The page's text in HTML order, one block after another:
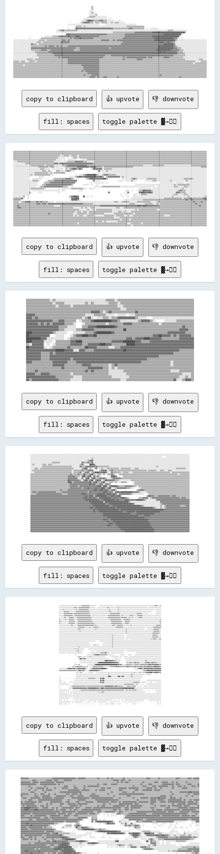
                                                                      ░░░░▒▒████▓▓▒▒▒▒▒▒▓▓▓▓▒▒▒▒░░░░░░░░    ░░
                                                                    ░░▒▒▓▓▓▓▓▓▒▒▒▒░░▒▒▒▒░░▒▒▒▒▒▒░░░░▒▒░░▒▒▒▒░░░░░░
                                                        ░░    ░░██▓▓▓▓▓▓▓▓▓▓▓▓▓▓▓▓▓▓▓▓▓▓▓▓▓▓▓▓▓▓▓▓▓▓▓▓▒▒▒▒▒▒▒▒▒▒▒▒▒▒▒▒▓▓▓▓▒▒▒▒▒▒▒▒▒▒▒▒  ░░  ░░░░░░░░
                                            ░░▒▒▒▒▓▓▒▒▒▒▒▒▒▒▒▒▒▒▒▒░░░░░░░░░░░░░░░░░░░░░░░░░░░░░░░░░░░░░░░░░░░░░░░░░░░░░░░░░░░░░░░░░░░░░░░░░░░░░░░░░░░░░░░░░░░░▒▒▒▒▒▒░░░░░░░░░░░░░░
                                            ░░  ░░░░░░░░░░░░░░░░░░░░░░░░░░░░░░░░░░░░░░░░░░░░░░░░░░░░░░▒▒▒▒▒▒▒▒▒▒▒▒▒▒▒▒▒▒▒▒▒▒▓▓▓▓▓▓▓▓▓▓▓▓▓▓▓▓▓▓██████████████████████████████████░░
                                                      ▓▓██▓▓▓▓▓▓▓▓▓▓▓▓▓▓▓▓▓▓▓▓▓▓▓▓▓▓▓▓▓▓▓▓▓▓▓▓▓▓▒▒▒▒▒▒▒▒▒▒▒▒▒▒▒▒▒▒▓▓▓▓▓▓▓▓▓▓▓▓▓▓▓▓▓▓▓▓▓▓▓▓▓▓▓▓▓▓▓▓▓▓▓▓▓▓▓▓██████████████████░░
                                ░░░░░░░░▒▒▒▒▒▒▓▓▓▓▓▓▓▓▓▓██▓▓▓▓▓▓████▓▓▓▓▓▓▓▓▓▓▓▓▓▓▓▓▓▓▓▓▒▒▒▒▒▒▒▒▒▒▒▒▒▒▒▒▒▒▒▒▒▒▒▒▒▒▓▓▓▓▓▓▓▓▓▓▓▓▓▓▓▓▓▓▓▓▓▓▓▓▓▓▓▓████████████████████████████░░
                ░░          ▒▒▒▒▒▒▒▒▒▒▒▒▒▒▒▒▒▒▒▒▒▒▒▒▒▒▒▒▒▒▓▓▒▒▓▓▓▓▓▓██▓▓▓▓▓▓▓▓▓▓▓▓▒▒▒▒▒▒▒▒▒▒▒▒▒▒▒▒▒▒▒▒▒▒▒▒▒▒▒▒▒▒▓▓▓▓▓▓▓▓▓▓▓▓▓▓▓▓▓▓▓▓▓▓▓▓▓▓▓▓▓▓▓▓████████████████████▓▓▓▓░░  ░░
░░░░░░░░░░░░░░░░░░░░░░░░░░▒▒▒▒▒▒░░▒▒▒▒▒▒▒▒▒▒▒▒▒▒▒▒▓▓▓▓▒▒▓▓▒▒▒▒▒▒▒▒▒▒▒▒▒▒▒▒▒▒▒▒▒▒▒▒▒▒▒▒▒▒▒▒▓▓▓▓▓▓▓▓▒▒▒▒▓▓▒▒▓▓▓▓▓▓▓▓▓▓▓▓▓▓▓▓▓▓▓▓▓▓▓▓▓▓▓▓▓▓▓▓▓▓▓▓▓▓██████████████████████▒▒░░░░░░░░░░░░░░░░░░░░░░░░░░░░░░
░░░░░░░░░░░░░░░░░░░░░░░░▒▒▒▒░░▒▒▒▒▒▒▒▒▒▒▒▒▒▒▒▒▒▒▓▓▓▓▓▓▓▓▓▓▒▒▒▒▒▒▒▒▒▒▒▒▒▒▒▒▒▒▒▒▒▒▒▒▒▒▒▒▒▒▒▒▒▒▒▒▒▒▒▒▒▒▒▒▒▒▒▒▒▒▒▒▒▒▓▓▓▓▓▓▓▓▓▓▓▓▓▓▓▓▓▓▓▓▓▓▓▓▓▓▓▓▓▓▓▓▓▓▓▓▓▓████▓▓▓▓██▓▓▓▓▒▒░░░░░░░░░░░░░░░░░░░░░░░░░░░░░░░░
░░░░░░░░░░░░░░░░░░▓▓▒▒▒▒░░▒▒▒▒▒▒▒▒▒▒▒▒▒▒▒▒▒▒▒▒▒▒▒▒▒▒▒▒▒▒▒▒▒▒▒▒▒▒▒▒▒▒▒▒▒▒▒▒▒▒▒▒▒▒▒▒▒▒▒▒▒▒▒▒▒▒▒▒▒▒▒▒▒▒▒▒▒▒▒▒▒▒▒▒▓▓▓▓▓▓▓▓▓▓▓▓▓▓▓▓▓▓▓▓▓▓▓▓▓▓▓▓▓▓▓▓▓▓▓▓▓▓▓▓▓▓▓▓██████████▓▓░░░░░░░░░░░░░░░░░░░░░░░░░░░░░░░░
░░░░░░░░░░░░░░░░░░▒▒▒▒▒▒▒▒▒▒▒▒▒▒▓▓▒▒▓▓▓▓▓▓▒▒▓▓▒▒▓▓▒▒▒▒▒▒▓▓▓▓▓▓▓▓▓▓▓▓▓▓▓▓▓▓▓▓▓▓▓▓▓▓▓▓▓▓▓▓▓▓▓▓▓▓▓▓▓▓▓▓▓▓▓▓▓▓▓▓▓▓▓▓▓▓▓▓▓▓▓▓▓▓▓▓▓▓▓▓▓▓▓▓▓▓▓▓▓▓▓▓▓▓▓▓▓▓▓▓████████████████▓▓▒▒░░░░░░░░░░░░░░░░░░░░░░░░░░░░░░
░░░░░░░░░░░░░░░░░░▓▓▓▓▓▓▓▓▓▓▓▓▓▓▓▓▓▓▓▓▓▓▓▓▓▓▓▓▓▓▓▓▓▓▓▓▓▓▓▓▓▓▓▓▓▓▒▒▒▒▓▓▓▓▓▓▓▓▓▓▓▓▓▓▓▓▓▓▓▓▓▓▓▓▓▓▓▓▓▓▒▒▓▓▓▓▓▓▓▓▓▓▓▓▓▓▓▓▓▓▓▓▓▓▓▓▓▓▓▓▓▓▓▓▓▓▓▓▓▓▓▓▓▓▓▓▓▓▓▓████████████████▓▓▓▓▒▒▒▒░░░░░░░░░░░░░░░░░░░░░░░░░░
░░░░░░░░░░░░░░░░░░▒▒▒▒▒▒▒▒▒▒▓▓▓▓▓▓▒▒▒▒▓▓▓▓▓▓▓▓▓▓▓▓▓▓▓▓▓▓▓▓▓▓▓▓▒▒▒▒▒▒▓▓▓▓▓▓▓▓▓▓▓▓▓▓▓▓▓▓▓▓▓▓▓▓▓▓▓▓▓▓▓▓▓▓▓▓▓▓▓▓▓▓▓▓▓▓▓▓▓▓▓▓▓▓▓▓▓▓▓▓▓▓▓▓▓▓▓▓▓▓▓▓▓▓▓▓▓▓████████████████▓▓▓▓▓▓▓▓▒▒▒▒░░░░░░░░░░░░░░░░░░░░░░░░
░░░░░░░░░░░░░░░░░░░░░░▒▒▒▒▒▒▒▒▒▒▒▒▒▒▓▓▓▓▓▓▓▓▓▓▓▓▓▓▓▓▓▓▓▓▓▓▓▓▓▓▓▓▓▓▓▓▓▓▓▓▓▓▓▓▓▓▓▓▓▓▓▓▓▓▓▓▓▓▓▓▓▓▓▓▓▓▓▓▓▓▓▓▓▓▓▓▓▓▓▓▓▓▓▓▓▓▓▓▓▓▓▓▓▓▓▓▓▓▓▓▓▓▓▓▓▓▓▓▓▓▓▓▓▓▓▓▓▓██▓▓██▓▓▓▓▓▓▓▓▓▓▓▓▒▒▒▒▒▒░░░░░░░░░░░░░░░░░░░░░░░░
▒▒▒▒▒▒░░▒▒▒▒░░░░▒▒▒▒▒▒░░▒▒▒▒▒▒▒▒▒▒▒▒▒▒▒▒▒▒▒▒▒▒▒▒▒▒▒▒▒▒▒▒▓▓▓▓▓▓▓▓▓▓▓▓▓▓▓▓▓▓▓▓▓▓▓▓▓▓▓▓▓▓▓▓▒▒▒▒▒▒▒▒▒▒▒▒▒▒▒▒▒▒▒▒▒▒▒▒▒▒▒▒▒▒▒▒▒▒▒▒▒▒▒▒▒▒▒▒▒▒▒▒▒▒▒▒▒▒▒▒▒▒▒▒▒▒▒▒▒▒▒▒▒▒▒▒▒▒▒▒▒▒▒▒▒▒▒▒▒▒▒▒▒▒▒▒▒▒▒▒▒▒░░░░░░▒▒▒▒▒▒
▒▒▒▒▒▒▒▒▒▒▒▒▒▒▒▒▒▒▒▒▒▒▒▒▒▒▒▒▒▒▒▒▒▒▒▒▒▒▒▒▒▒▒▒▒▒▒▒▒▒▒▒▒▒▒▒▓▓▓▓▓▓▓▓▓▓▓▓▓▓▓▓▓▓▓▓▓▓▓▓▓▓▓▓▓▓▓▓▒▒▒▒▒▒▒▒▒▒▒▒▒▒▒▒▒▒▒▒▒▒▒▒▒▒▒▒▒▒▒▒▒▒▒▒▒▒▒▒▒▒▒▒▒▒▒▒▒▒▒▒▒▒▒▒▒▒▒▒▒▒▒▒▒▒▒▒▒▒▒▒▒▒▒▒▒▒▒▒▒▒▒▒▒▒▒▒▒▒▒▒▒▒▒▒░░▒▒▒▒▒▒▒▒▒▒▒▒
▒▒▒▒▒▒▒▒▒▒░░▒▒▒▒▒▒▒▒▒▒▒▒▒▒▒▒▒▒▒▒▒▒▒▒▒▒▒▒▒▒▒▒▒▒▒▒▒▒▒▒▒▒▒▒▒▒▒▒▒▒▒▒▒▒▒▒▒▒▓▓▓▓▓▓▓▓▓▓▓▓▓▓▓▓▓▓▒▒▒▒▒▒▒▒▒▒▒▒▒▒▒▒▒▒▒▒▒▒▒▒▒▒▒▒▒▒▒▒▒▒▒▒▒▒▒▒▒▒▒▒▒▒▒▒▒▒▒▒▒▒▒▒▒▒▒▒▒▒▒▒▒▒▒▒▒▒▒▒▒▒▒▒▒▒▒▒▒▒▒▒▒▒▒▒▒▒▒▒▒▒▒▒▒▒▒▒▒▒▒▒▒▒▒▒▒▒
▒▒▒▒▒▒▒▒▒▒▒▒▒▒▒▒▒▒▒▒▒▒▒▒▒▒▒▒▒▒▒▒▒▒▒▒▒▒▒▒▒▒▒▒▒▒▒▒▒▒▒▒▒▒▒▒▒▒▒▒▒▒▒▒▒▒▒▒▒▒▒▒▓▓▓▓▓▓▓▓▓▓▓▓▓▓▓▓▒▒▒▒▒▒▒▒▒▒▒▒▒▒▒▒▒▒▒▒▒▒▒▒▒▒▒▒▒▒▒▒▒▒▒▒▒▒▒▒▒▒▒▒▒▒▒▒▒▒▒▒▒▒▒▒▒▒▒▒▒▒▒▒▒▒▒▒▒▒▒▒▒▒▒▒▒▒▒▒▒▒▒▒▒▒▒▒▒▒▒▒▒▒▒▒▒▒▒▒▒▒▒▒▒▒▒▒▒▒
▒▒▒▒▒▒▒▒▒▒▒▒▒▒▒▒▒▒▒▒▒▒▒▒▒▒▒▒▒▒▒▒▒▒▒▒▒▒▒▒▒▒▒▒▒▒▒▒▒▒▒▒▒▒▒▒▒▒▒▒▒▒▒▒▒▒▒▒▒▒▒▒▓▓▓▓▓▓▓▓▓▓▓▓▓▓▓▓▒▒▒▒▒▒▒▒▒▒▒▒▒▒▒▒▒▒▒▒▒▒▒▒▒▒▒▒▒▒▒▒▒▒▒▒▒▒▒▒▒▒▒▒▒▒▒▒▒▒▒▒▒▒▒▒▒▒▒▒▒▒▒▒▒▒▒▒▒▒▒▒▒▒▒▒▒▒▒▒▒▒▒▒▒▒▒▒▒▒▒▒▒▒▒▒▒▒▒▒▒▒▒▒▒▒▒▒▒▒
▒▒▒▒▒▒▒▒▒▒▒▒▒▒▒▒▒▒▒▒▒▒▒▒▒▒▒▒▒▒▒▒▒▒▒▒▒▒▒▒▒▒▒▒▒▒▒▒▒▒▒▒▒▒▒▒▒▒▒▒▒▒▒▒▒▒▒▒▒▒▓▓▒▒▓▓▓▓▓▓▓▓▓▓▓▓▓▓▒▒▒▒▒▒▒▒▒▒▒▒▒▒▒▒▒▒▒▒▒▒▒▒▒▒▒▒▒▒▒▒▒▒▒▒▒▒▒▒▒▒▒▒▒▒▒▒▒▒▒▒▒▒▒▒▒▒▒▒▒▒▒▒▒▒▒▒▒▒▒▒▒▒▒▒▒▒▒▒▒▒▒▒▒▒▒▒▒▒▒▒▒▒▒▒▒▒▒▒▒▒▒▒▒▒▒▒▒▒
▒▒▒▒▒▒▒▒▒▒▒▒▒▒▒▒▒▒▒▒▒▒▒▒▒▒▒▒▒▒▒▒▒▒▒▒▒▒▒▒▒▒▒▒▒▒▒▒▒▒▒▒▒▒▒▒▒▒▒▒▒▒▒▒▒▒▒▒▒▒▒▒▒▒▒▒▓▓▓▓▓▓▓▓▓▓▓▓▒▒▒▒▒▒▒▒▒▒▒▒▒▒▒▒▒▒▒▒▒▒▒▒▒▒▒▒▒▒▒▒▒▒▒▒▒▒▒▒▒▒▒▒▒▒▒▒▒▒▒▒▒▒▒▒▒▒▒▒▒▒▒▒▒▒▒▒▒▒▒▒▒▒▒▒▒▒▒▒▒▒▒▒▒▒▒▒▒▒▒▒▒▒▒▒▒▒▒▒▒▒▒▒▒▒▒▒▒▒
▒▒▒▒▒▒▒▒▒▒▒▒▒▒▒▒▒▒▒▒▒▒▒▒▒▒▒▒▒▒▒▒▒▒▒▒▒▒▒▒▒▒▒▒▒▒▒▒▒▒▒▒▒▒▒▒▒▒▒▒▒▒▒▒▒▒▒▒▒▒▒▒▓▓▒▒▒▒▒▒▓▓▓▓▓▓▓▓▒▒▒▒▒▒▒▒▒▒▒▒▒▒▒▒▒▒▒▒▒▒▒▒▒▒▒▒▒▒▒▒▒▒▒▒▒▒▒▒▒▒▒▒▒▒▒▒▒▒▒▒▒▒▒▒▒▒▒▒▒▒▓▓▒▒▒▒▒▒▒▒▒▒▒▒▒▒▒▒▒▒▒▒▒▒▒▒▒▒▒▒▒▒▒▒▒▒▒▒▒▒▒▒▒▒▒▒▒▒
copy to clipboard 👍 upvote 👎 downvote
fill: spaces toggle palette ▓→✊🏽
▒▒▒▒▒▒▒▒▒▒▒▒▒▒▒▒▒▒▒▒▒▒▒▒▒▒▒▒▒▒▒▒▒▒▒▒▒▒▒▒▒▒▒▒▒▒▒▒▒▒▒▒▒▒▒▒▒▒▒▒▒▒▒▒▒▒▒▒▒▒▒▒▒▒▒▒▒▒▒▒▒▒▒▒▒▒▒▒▒▒▒▒▒▒▒▒▒▒▒▒▒▒▒▒▒▒▒▒▒▒▒▒▒▒▒▒▒▒▒▒▒▒▒▒▒▒▒▒▒▒▒▒▒▒▒▒▒▒▒▒▒▒▒▒▒▒▒▒▒▒▒▒▒▒▒▒▒▒▒▒▒▒▒▒▒▒▒▒▒▒▒▒▒▒▒▒▒▒▒▒▒▒▒▒▒▒▒▒▒▒▒▒▒▒▒▒▒▒▒▒
▒▒▒▒▒▒▒▒▒▒▒▒▒▒▒▒▒▒▒▒▒▒▒▒▒▒▒▒▒▒▒▒▒▒▒▒▒▒▒▒▒▒▒▒▒▒▒▒▒▒▒▒▒▒▒▒▒▒▒▒▒▒▒▒▒▒▒▒▒▒▒▒▒▒▒▒▒▒▒▒▒▒▒▒▒▒▒▒▒▒▒▒▒▒▒▒▒▒▒▒▒▒▒▒▒▒▒▒▒▒▒▒▒▒▒▒▒▒▒▒▒▒▒▒▒▒▒▒▒▒▒▒▒▒▒▒▒▒▒▒▒▒▒▒▒▒▒▒▒▒▒▒▒▒▒▒▒▒▒▒▒▒▒▒▒▒▒▒▒▒▒▒▒▒▒▒▒▒▒▒▒▒▒▒▒▒▒▒▒▒▒▒▒▒▒▒▒▒▒▒
▒▒▒▒▒▒▒▒▒▒▒▒▒▒▒▒▒▒▒▒▒▒▒▒▒▒▒▒▒▒▒▒▒▒▒▒▒▒▒▒▒▒▒▒▒▒▒▒░░░░▒▒▒▒▒▒░░▒▒▒▒▒▒░░▒▒▒▒▒▒▒▒▒▒▒▒▒▒▒▒▒▒▒▒▒▒▒▒▒▒▒▒▒▒▒▒▒▒▒▒▒▒▒▒▒▒▒▒▒▒▒▒▒▒▒▒▒▒▒▒▒▒▒▒▒▒▒▒▒▒▒▒▒▒▒▒▒▒▒▒▒▒▒▒▒▒▒▒▒▒▒▒▒▒▒▒▒▒▒▒▒▒▒▒▒▒▒▒▒▒▒▒▒▒▒▒▒▒▒▒▒▒▒▒▒▒▒▒▒▒▒▒▒▒▒▒
▒▒▒▒▒▒▒▒▒▒▒▒▒▒▒▒▒▒▒▒▒▒▒▒▒▒▒▒▒▒▒▒▒▒▒▒▒▒▒▒▒▒▒▒▒▒░░░░░░░░  ░░  ░░▒▒▒▒░░▒▒▒▒▒▒▒▒▒▒▒▒▒▒▒▒▒▒▒▒▒▒▒▒▒▒▒▒▒▒▒▒▒▒▒▒▒▒▒▒▒▒▒▒▒▒▒▒▒▒▒▒▒▒▒▒▒▒▒▒▒▒▒▒▒▒▒▒▒▒▒▒▒▒▒▒▒▒▒▒▒▒▒▒▒▒▒▒▒▒▒▒▒▒▒▒▒▒▒▒▒▒▒▒▒▒▒▒▒▒▒▒▒▒▒▒▒▒▒▒▒▒▒▒▒▒▒▒▒▒▒▒
▒▒▒▒▒▒▒▒▒▒▒▒▒▒▒▒▒▒▒▒▒▒▒▒▒▒▒▒▒▒▒▒▒▒▒▒▒▒▒▒▒▒▒▒░░░░░░  ░░  ░░░░░░░░░░    ░░░░░░▒▒▒▒▒▒▒▒▒▒▒▒▒▒▒▒▒▒▒▒▒▒▒▒▒▒▒▒▒▒▒▒▒▒▒▒▒▒▒▒▒▒▒▒▒▒▒▒▒▒▒▒▒▒▒▒▒▒▒▒▒▒▒▒▒▒▒▒▒▒▒▒▒▒▒▒▒▒▒▒▒▒▒▒▒▒▒▒▒▒▒▒▒▒▒▒▒▒▒▒▒▒▒▒▒▒▒▒▒▒▒▒▒▒▒▒▒▒▒▒▒▒▒▒
░░░░▒▒▒▒▒▒▒▒▒▒▒▒▒▒▒▒▒▒▒▒▒▒▒▒▒▒▒▒▒▒▒▒▒▒▒▒▒▒░░░░░░░░  ░░░░▒▒▒▒▒▒▒▒▓▓▓▓▓▓▓▓▒▒▒▒░░░░░░░░▒▒▒▒▒▒▒▒▒▒▒▒▒▒▒▒▒▒▒▒▒▒▒▒▒▒▒▒▒▒▒▒▒▒▒▒▒▒▒▒▒▒▒▒▒▒▒▒▒▒▒▒▒▒▒▒▒▒▒▒▒▒▒▒▒▒▒▒▒▒▒▒▒▒▒▒▒▒▒▒▒▒▒▒▒▒▒▒▒▒▒▒▒▒▒▒▒▒▒▒▒▒▒▒▒▒▒▒▒▒▒▒▒▒▒▒
░░░░░░░░░░░░▒▒▒▒▒▒▒▒▒▒▒▒▒▒▒▒▒▒▒▒▒▒▒▒▒▒▒▒▒▒▓▓▓▓▒▒▓▓▓▓▓▓▓▓▓▓▓▓▓▓▓▓▓▓▓▓▓▓▓▓▓▓▓▓▓▓▓▓▓▓▒▒▒▒▒▒▒▒▒▒▒▒▒▒▒▒▒▒▒▒▒▒▒▒▒▒▒▒▒▒▒▒▒▒▒▒▒▒▒▒▒▒▒▒▒▒▒▒▒▒▒▒▒▒▒▒▒▒▒▒▒▒▒▒▒▒▒▒▒▒▒▒▒▒▒▒▒▒▒▒▒▒▒▒▒▒▒▒▒▒▒▒▒▒▒▒▒▒▒▒▒▒▒▒▒▒▒▒▒▒▒▒▒▒▒▒▒▒
░░░░░░░░░░░░░░░░░░▒▒▒▒▒▒▒▒▒▒▒▒▒▒░░▒▒▒▒▒▒▒▒░░░░░░  ▒▒▒▒▒▒▓▓▓▓▓▓▓▓▓▓▓▓▓▓▓▓▓▓▓▓▒▒▒▒▒▒▒▒▒▒▒▒▒▒▒▒▒▒▒▒▒▒▒▒▒▒▒▒▒▒▒▒▒▒▒▒▒▒▒▒▒▒▒▒▒▒▒▒▒▒▒▒▒▒▒▒▒▒░░░░░░░░░░▒▒▒▒▒▒▒▒▒▒▒▒░░░░░░░░░░░░░░░░░░░░░░░░░░░░▒▒▒▒▒▒▒▒▒▒▒▒▒▒▒▒
░░░░░░░░░░░░░░░░░░░░░░░░░░▒▒▒▒▒▒▒▒▒▒░░▒▒▒▒░░░░░░░░  ░░▒▒▒▒▒▒▒▒▒▒▒▒▓▓▓▓▓▓▓▓▓▓▓▓▒▒▓▓▓▓▓▓▒▒▒▒▒▒░░▒▒▒▒▒▒▒▒▒▒▒▒▒▒▒▒▒▒▒▒▒▒▒▒▒▒▒▒▒▒░░░░░░░░░░░░░░░░░░░░░░░░░░░░░░░░░░░░░░░░░░░░░░░░░░░░░░░░░░░░░░░░░░░░░░▒▒▒▒▒▒
░░░░░░░░░░░░░░░░░░░░░░░░░░░░▒▒▒▒░░░░░░  ░░░░░░░░░░░░  ▒▒░░▒▒▓▓██▓▓▒▒██▒▒        ░░▓▓▓▓▓▓▓▓▓▓░░▒▒▒▒▒▒▒▒░░░░░░░░░░░░░░░░░░░░░░░░░░░░░░░░░░░░░░░░░░░░░░░░░░░░░░░░░░░░░░░░░░░░░░░░░░░░░░░░░░░░░░░░░░░░░░░░░░
░░░░░░░░░░░░░░░░░░░░░░░░░░░░░░▒▒▒▒░░▒▒░░    ▒▒▒▒░░░░░░▒▒▓▓▒▒░░░░                      ░░▓▓░░░░░░▒▒░░░░░░░░░░░░░░░░░░░░░░░░░░░░░░░░░░░░░░░░░░░░░░░░░░░░░░░░░░░░░░░░░░░░░░░░░░░░░░░░░░░░░░░░░░░░░░░░░░░░░░
░░░░░░░░░░░░░░░░░░░░░░▒▒▒▒▒▒▒▒▒▒▒▒▒▒░░▒▒░░▒▒▒▒▒▒▒▒▒▒▒▒                                  ░░  ░░░░░░░░░░░░░░░░░░░░░░░░░░░░░░░░░░░░░░░░░░░░░░░░░░░░░░░░░░░░░░░░░░░░░░░░░░░░░░░░░░░░░░░░░░░░░░░░░░░░░░░░░░░░
░░░░░░░░░░░░░░░░░░▒▒░░▒▒▒▒▒▒▒▒▒▒▒▒▒▒▒▒░░░░                      ░░  ░░░░▒▒▓▓██████████▒▒░░░░▒▒▓▓▓▓▒▒▒▒▒▒▒▒░░░░░░░░░░░░░░░░░░░░░░░░░░░░░░░░░░░░░░░░░░░░░░░░░░░░░░░░░░░░░░░░░░░░░░░░░░░░░░░░░░░░░░░░░░░░░░
░░░░░░░░░░░░░░░░░░        ░░░░░░                          ░░░░░░▒▒▓▓██▓▓▓▓████████████▓▓▓▓██▒▒  ▒▒▓▓▓▓▓▓▓▓▓▓▓▓░░▒▒░░░░░░░░░░░░░░░░░░░░░░░░░░░░░░░░░░░░░░░░░░░░░░░░░░░░░░░░░░░░░░░░░░░░░░░░░░░░░░░░░░░░░░
░░░░░░░░░░░░░░░░    ░░░░░░░░░░          ░░▒▒▒▒▒▒▒▒▒▒▒▒▓▓▓▓▓▓▒▒░░  ░░      ░░▒▒▓▓██▓▓▓▓▓▓▓▓▓▓████▒▒              ░░░░░░░░░░▒▒▓▓▒▒░░░░░░░░░░▒▒▒▒▒▒▒▒▒▒░░░░░░░░░░░░░░░░░░░░░░░░░░░░▒▒▒▒▒▒▒▒▒▒░░░░░░░░░░░░░░
░░░░░░░░░░░░░░░░░░░░▒▒▒▒▒▒░░      ░░▒▒▒▒▒▒▓▓▓▓▓▓▓▓▓▓▓▓▓▓▓▓▓▓▓▓▓▓▓▓                ▓▓░░░░░░                  ░░░░░░  ░░░░░░▒▒░░░░        ░░░░░░░░▒▒▒▒░░░░░░░░░░░░░░▒▒░░░░░░░░░░░░░░▒▒░░░░░░░░░░░░░░░░░░░░
░░░░░░░░░░░░░░░░░░░░░░░░░░      ▒▒▒▒▒▒▓▓▓▓▓▓▓▓▓▓▓▓▓▓▓▓▓▓▓▓▓▓▓▓▓▓░░              ░░  ░░░░░░░░░░  ░░                                                      ░░░░░░░░░░░░░░  ░░░░░░░░  ░░░░░░░░░░░░░░░░░░░░░░
░░░░░░░░░░░░░░░░░░░░░░░░░░    ▒▒▒▒▓▓▓▓▓▓▓▓▓▓▓▓▓▓▓▓▓▓▓▓▓▓▓▓▓▓▒▒          ░░░░░░  ░░    ░░                                      ░░░░░░░░░░░░░░░░░░░░░░░░░░░░░░░░░░░░░░░░▒▒░░▒▒▒▒▒▒▒▒▒▒▒▒░░░░░░░░░░░░░░░░░░
░░░░░░░░░░░░░░░░░░░░░░░░  ░░▒▒▒▒▓▓▓▓▓▓▓▓▓▓▓▓▓▓▓▓▓▓▒▒▒▒▒▒░░  ░░                      ░░░░░░░░▒▒▒▒▒▒▒▒▒▒▒▒▒▒▒▒▒▒░░░░░░░░░░░░░░░░░░░░░░░░░░░░░░░░░░░░  ░░░░░░░░░░░░░░░░░░▒▒▒▒░░░░░░▒▒▒▒░░░░░░░░░░░░░░░░░░░░
░░░░░░░░░░░░░░░░░░  ░░░░░░░░░░░░░░░░░░░░░░░░░░░░  ░░░░              ░░░░                                            ░░░░  ░░    ░░▒▒▒▒██▓▓▓▓▓▓▒▒░░░░░░░░░░░░░░░░░░░░░░░░░░▒▒▓▓▒▒▒▒░░░░░░░░░░░░░░░░░░░░░░
░░░░░░░░░░░░░░░░▒▒░░      ░░░░                ░░                                                  ▓▓              ░░  ▓▓        ░░▓▓████▓▓▓▓██▓▓░░░░░░░░░░░░░░░░░░░░░░░░▓▓▓▓▒▒▒▒▒▒░░░░░░░░░░░░░░░░░░░░░░
░░░░░░░░░░▒▒  ░░                                          ▒▒▓▓████▓▓    ██  ░░  ░░                              ░░    ░░    ░░░░░░░░░░░░░░░░░░░░░░░░░░░░░░░░░░░░░░░░▒▒░░░░░░░░░░░░░░▒▒░░░░░░░░░░░░░░░░▒▒
▒▒▒▒▒▒▒▒▓▓░░  ░░                                          ░░▓▓▓▓████                                                      ░░░░░░░░░░░░░░░░░░░░░░░░░░░░░░░░░░▒▒▒▒▒▒▒▒▒▒▒▒▒▒▒▒▒▒░░▒▒▒▒▒▒▓▓▒▒▒▒▒▒▒▒▒▒▒▒▓▓▓▓
▒▒▒▒▒▒▒▒                                                    ▓▓▓▓▓▓▒▒░░                                            ░░░░░░░░░░░░░░░░░░░░▒▒▒▒▒▒▒▒▒▒▒▒▒▒▒▒▒▒▒▒▒▒▒▒▒▒▒▒▒▒▒▒▒▒▒▒▒▒▒▒▒▒▒▒▓▓▒▒▒▒▓▓▒▒▒▒▒▒▒▒▒▒▒▒▓▓
▒▒▒▒▒▒  ▒▒▒▒▓▓▓▓▓▓▒▒▒▒▒▒▓▓▒▒▓▓▒▒▒▒▒▒░░░░░░  ░░░░░░░░░░░░░░░░░░░░░░░░░░░░░░░░░░░░░░░░░░░░░░░░░░░░░░░░░░░░▒▒▒▒░░░░▒▒▒▒▒▒▒▒░░░░░░░░▒▒▒▒▒▒▒▒▒▒▒▒▒▒░░░░░░▒▒▒▒▒▒▒▒▒▒▒▒▒▒▒▒▒▒▒▒▒▒▒▒▒▒▒▒▒▒▒▒▒▒▒▒▒▒▓▓▒▒▒▒▒▒▓▓▒▒▒▒
▒▒▒▒▒▒▒▒▒▒▒▒▒▒▒▒▒▒▒▒▒▒▒▒▓▓▓▓▒▒▓▓▓▓▒▒▓▓▓▓▓▓▓▓▓▓▓▓▓▓▓▓▓▓▓▓▓▓▓▓▓▓▓▓▓▓▓▓▓▓▓▓▒▒▒▒▒▒▒▒▒▒░░░░░░░░░░░░░░░░░░░░░░░░░░░░░░░░░░░░░░▒▒▒▒▒▒░░░░░░░░░░▒▒▒▒▒▒▒▒░░░░▒▒░░▒▒▒▒▒▒▒▒▒▒▒▒▒▒▒▒▒▒▒▒▒▒▒▒▒▒▒▒▒▒▒▒▒▒▒▒▓▓▒▒▒▒▒▒▒▒▒▒
▒▒▒▒▓▓▒▒▒▒▒▒▒▒▒▒▒▒▒▒▒▒▒▒▒▒▒▒▒▒▒▒▒▒▒▒▒▒▒▒▒▒░░░░░░▒▒▒▒▒▒▒▒▒▒▒▒▒▒▒▒▒▒▒▒▒▒▒▒▒▒▒▒▒▒▒▒▒▒▒▒▒▒▒▒▒▒▓▓▓▓▓▓▓▓▓▓▓▓▓▓▓▓▓▓▓▓▓▓▓▓▓▓▓▓▓▓▓▓▓▓▓▓▓▓████▓▓████▓▓▓▓▓▓▓▓▓▓▓▓▒▒▒▒▒▒▒▒▒▒▒▒▒▒▒▒▒▒▒▒▒▒▒▒▒▒▒▒▒▒▒▒▒▒▒▒▒▒▒▒▒▒▓▓▒▒▒▒▒▒
▒▒▒▒▓▓▓▓▒▒▒▒▒▒▒▒▒▒▒▒▒▒▒▒▒▒▒▒▒▒▒▒▒▒▒▒▒▒▒▒▒▒▒▒▒▒▒▒▒▒▒▒▒▒▒▒▒▒▒▒▒▒░░░░░░░░▒▒░░▒▒░░░░▒▒▒▒░░░░░░░░░░░░░░░░░░░░░░▒▒▒▒░░░░▒▒▒▒▒▒▒▒▒▒▒▒▒▒▒▒▒▒▒▒▒▒▒▒▒▒▒▒▒▒▒▒▒▒▒▒▒▒▒▒▒▒▒▒▒▒▒▒▒▒▒▒▒▒▒▒▒▒▒▒▒▒▒▒▒▒▒▒▒▒▒▒▒▒▒▒▒▒▒▒▒▒▒▒▒▒
▒▒▒▒▒▒▒▒▒▒▒▒▒▒▒▒▒▒▒▒▒▒▒▒▒▒▒▒▒▒▒▒▒▒▒▒▒▒▒▒▒▒▒▒▒▒▒▒▒▒▒▒▒▒▒▒▒▒▒▒▒▒▒▒▒▒▒▒░░░░░░░░▒▒░░░░▒▒░░▒▒▒▒▒▒▒▒▒▒▒▒▒▒▒▒░░░░░░░░░░░░░░░░░░░░░░░░▒▒░░▒▒▒▒▒▒▒▒▒▒▒▒▒▒▒▒▒▒░░░░▒▒▒▒▒▒▒▒▒▒▒▒▒▒▒▒▒▒▒▒▒▒▒▒▒▒▒▒▒▒▒▒▒▒▒▒▒▒▒▒▒▒▒▒▒▒▒▒
▒▒▒▒▒▒▒▒▒▒▒▒▒▒▒▒▒▒▒▒▒▒▒▒▒▒▒▒▒▒▒▒▒▒▒▒▒▒▒▒▒▒▒▒▒▒▒▒▒▒▒▒▒▒▒▒▒▒▒▒▒▒▒▒░░▒▒▒▒░░▒▒▒▒░░▒▒▒▒▒▒▒▒▒▒▒▒▒▒▒▒▒▒▒▒▒▒▒▒░░░░░░▒▒▒▒░░▒▒░░░░░░▒▒▒▒▒▒▒▒▒▒▒▒▒▒▒▒▒▒▒▒▒▒▒▒▒▒▒▒▒▒▒▒▒▒▒▒▒▒▒▒▒▒▒▒▒▒▒▒▒▒▒▒▒▒▒▒▒▒▒▒▒▒▒▒▒▒▒▒▒▒▒▒▒▒▒▒▒▒
▒▒▒▒▒▒▒▒▒▒▒▒▒▒▒▒▒▒▒▒▒▒▒▒▒▒▒▒▒▒▒▒▒▒▒▒▓▓▒▒▒▒▒▒▒▒▒▒▒▒▒▒▒▒▒▒▒▒▒▒▒▒░░░░▒▒▒▒▒▒▒▒▒▒░░▒▒▒▒▒▒▒▒▒▒▒▒▒▒▒▒░░░░░░░░░░▒▒▒▒▒▒▒▒▒▒▒▒▒▒▒▒▒▒▒▒░░▒▒▒▒▒▒▒▒▒▒▒▒▒▒▒▒▒▒▒▒▒▒▒▒▒▒▒▒▒▒▒▒▒▒▒▒▒▒▒▒▒▒▒▒▒▒▒▒▒▒▒▒▒▒▒▒▒▒▒▒▒▒▒▒▒▒▒▒▒▒▒▒▒▒
▒▒▒▒▒▒▒▒▒▒▒▒▒▒▒▒▒▒▒▒▒▒▒▒▒▒▒▒▒▒▒▒▒▒▒▒▒▒▒▒▒▒▒▒▒▒▒▒▒▒▒▒▒▒▒▒▒▒▒▒▒▒░░▒▒░░▒▒▒▒░░░░▒▒▒▒▒▒▒▒░░░░░░░░░░▒▒▒▒▒▒▒▒▒▒░░▒▒▒▒▒▒▒▒░░░░▒▒░░░░▒▒▒▒▒▒▒▒▒▒▒▒▒▒▒▒▒▒▒▒▒▒▒▒▒▒▒▒▒▒▒▒░░░░░░▒▒▒▒▒▒▒▒▒▒▒▒▒▒▒▒▒▒▒▒▒▒▒▒▒▒▒▒▒▒▒▒▒▒▒▒▒▒
▒▒▒▒▒▒▒▒▒▒▒▒▒▒▒▒▒▒▒▒▒▒▒▒▒▒▒▒▒▒▒▒▒▒▒▒▒▒▒▒▒▒▒▒▒▒▒▒▒▒▒▒▒▒▒▒▒▒▒▒▒▒▒▒▒▒▒▒▒▒▒▒▒▒▒▒▒▒▒▒▒▒▒▒▒▒▒▒▒▒▒▒▒▒▒▒▒▒▒▒▒▒▒▒░░░░░░▒▒▒▒▒▒▒▒▒▒▒▒▒▒▒▒▒▒▒▒▒▒▒▒▒▒▒▒▒▒▒▒▒▒▒▒▒▒▒▒▒▒▒▒▒▒▒▒▒▒▒▒▒▒▒▒▒▒▒▒▒▒▒▒▒▒▒▒▒▒▒▒▒▒▒▒▒▒▒▒▒▒▒▒▒▒▒▒▒▒
▒▒▒▒▒▒▒▒▒▒▒▒▒▒▒▒▒▒▒▒▒▒▒▒▒▒▒▒▒▒▒▒▒▒▒▒▒▒▒▒▒▒▒▒▒▒▒▒▒▒▒▒▒▒▒▒▒▒▒▒▒▒▒▒▒▒▒▒▒▒▒▒▒▒▒▒▒▒▒▒▒▒▒▒▒▒▒▒▒▒▒▒▒▒▒▒▒▒▒▒▒▒▒▒▒▒▒▒▒▒░░▒▒▒▒▒▒▒▒░░▒▒▒▒▒▒▒▒▒▒▒▒▒▒▒▒▒▒▒▒▒▒▒▒▒▒▒▒▒▒▒▒▒▒▒▒▒▒▒▒▒▒▒▒▒▒▒▒▒▒▒▒▒▒▒▒▒▒▒▒▒▒▒▒▒▒▒▒▒▒▒▒▒▒▒▒▒▒
▒▒▒▒▒▒▒▒▒▒▒▒▒▒▒▒▒▒▒▒▒▒▒▒▒▒▒▒▒▒▒▒▒▒▒▒▒▒▒▒▒▒▒▒▒▒▒▒▒▒▒▒▒▒▒▒▒▒▒▒▒▒▒▒▒▒▒▒▒▒▒▒▒▒▒▒▒▒▒▒▒▒▒▒▒▒░░▒▒▒▒░░▒▒░░░░░░░░░░░░▒▒▒▒▒▒▒▒▒▒▒▒▒▒▒▒▒▒▒▒▒▒▒▒▒▒▒▒▒▒▒▒▒▒▒▒▒▒▒▒▒▒▒▒▒▒▒▒▒▒▒▒▒▒▒▒▒▒▒▒▒▒▒▒▒▒▒▒▒▒▒▒▒▒▒▒▒▒▒▒▒▒▒▒▒▒▒▒▒▒▒▒
▒▒▒▒▒▒▒▒▒▒▒▒▒▒▒▒▒▒▒▒▒▒▒▒▒▒▒▒▒▒▒▒▒▒▒▒▒▒▒▒▒▒▒▒▒▒▒▒▒▒▒▒▒▒▒▒▒▒▒▒▒▒▒▒▒▒░░▒▒▒▒▒▒▒▒▒▒▒▒▒▒▒▒▒▒▒▒▒▒▒▒▒▒▒▒▒▒▒▒▒▒▒▒▒▒▒▒▒▒▒▒▒▒▒▒▒▒░░░░▒▒▒▒▒▒▒▒▒▒░░▒▒▒▒▒▒▒▒▒▒▒▒▒▒▒▒▒▒▒▒▒▒▒▒▒▒▒▒▒▒▒▒▒▒▒▒▒▒▒▒▒▒▒▒▒▒▒▒▒▒▒▒▒▒▒▒▒▒▒▒▒▒▒▒▒▒
copy to clipboard 👍 upvote 👎 downvote
fill: spaces toggle palette ▓→✊🏽
▒▒▒▒▒▒▒▒▒▒▒▒▒▒▒▒░░▒▒░░░░░░░░░░░░░░░░░░░░░░░░░░░░░░░░░░▒▒▒▒▒▒░░▒▒▒▒▒▒▒▒▒▒▒▒▒▒▒▒▒▒▒▒▒▒▒▒▒▒▒▒▒▒▒▒▒▒▒▒▒▒▒▒▒▒▒▒▒▒▒▒▒▒▒▒
▒▒▒▒▒▒▒▒▒▒▒▒▒▒▒▒▒▒░░▒▒▒▒▒▒░░░░░░░░░░░░░░▒▒░░▒▒░░░░░░░░░░▒▒▒▒▒▒░░▒▒▒▒▒▒▒▒▒▒▒▒▒▒▒▒▒▒▒▒▒▒▒▒▒▒▒▒▒▒▒▒▒▒▒▒▒▒▒▒▒▒▒▒▒▒▒▒▒▒
▒▒▒▒▒▒▒▒▒▒▒▒▒▒▒▒▒▒▒▒░░▒▒▒▒▒▒▒▒░░▒▒▒▒▒▒▒▒▒▒▒▒▒▒▒▒▒▒▒▒▒▒▒▒▒▒▒▒▒▒░░░░▒▒▒▒▒▒▒▒▒▒▒▒▒▒▒▒▒▒▒▒▒▒▒▒▒▒▒▒▒▒▒▒▒▒▒▒▒▒▒▒▒▒▒▒▒▒▒▒
▒▒▒▒▒▒▒▒▒▒▒▒▒▒▒▒▒▒▒▒▒▒▒▒▒▒▒▒▒▒▒▒▒▒▒▒▒▒▒▒▒▒▒▒▒▒▒▒▒▒▒▒▒▒▒▒▒▒▒▒▒▒▒▒░░░░▒▒▒▒▒▒▒▒▒▒▒▒▒▒▒▒▒▒▒▒▒▒▒▒▒▒▒▒▒▒▒▒▒▒▒▒▒▒▒▒▒▒▒▒▒▒
▒▒▒▒▒▒▒▒▒▒▒▒▒▒▒▒▒▒▒▒▒▒▒▒▒▒▒▒▒▒▒▒▒▒▒▒▒▒▒▒▒▒▒▒▓▓▓▓▓▓▒▒░░▒▒▓▓▒▒▒▒▒▒▒▒▒▒▒▒▒▒▒▒▓▓▒▒▒▒▒▒▒▒▒▒▒▒▒▒▒▒▒▒▒▒▒▒▒▒▒▒▒▒▒▒▒▒▒▒▒▒▒▒
▓▓▓▓▓▓▒▒▒▒▒▒▒▒▒▒▒▒▒▒▒▒▒▒▒▒▒▒▒▒▒▒▒▒▒▒▒▒▒▒░░░░░░▒▒▒▒▒▒▒▒░░░░░░  ░░░░░░  ░░░░▒▒▒▒▒▒▒▒▒▒▒▒▒▒▒▒▒▒▒▒▒▒▒▒▒▒▒▒▒▒▒▒▒▒▒▒▒▒▒▒
▓▓▓▓▒▒▓▓▒▒▒▒▒▒▒▒▒▒▒▒▒▒▒▒▒▒▒▒▒▒▒▒▒▒▒▒▒▒░░▒▒▓▓░░  ░░░░▒▒▒▒░░▒▒▒▒▓▓▓▓▓▓▓▓▓▓▓▓▒▒░░░░░░    ░░░░░░░░░░░░░░░░░░░░░░░░░░░░
▓▓▓▓▓▓▓▓▓▓▓▓▓▓▓▓▓▓▒▒▒▒▓▓▓▓▒▒▒▒▒▒▒▒  ░░▒▒▒▒▒▒▓▓████████████▓▓▓▓▒▒░░░░░░░░░░░░▒▒▓▓▓▓▓▓▒▒░░      ░░░░░░░░▒▒▒▒▒▒▒▒▒▒▒▒
▓▓▓▓▓▓▓▓▒▒▓▓▒▒▓▓▒▒▓▓▓▓▓▓▓▓▒▒▒▒▒▒░░    ░░▒▒▒▒▒▒▒▒▒▒▒▒▒▒░░▒▒▒▒▒▒▒▒▒▒▓▓▓▓▓▓▒▒▒▒▒▒▒▒▒▒▒▒▒▒▒▒▒▒░░▒▒▒▒▒▒▒▒▒▒▒▒▒▒▒▒▒▒▒▒▒▒
▓▓▓▓▓▓▓▓▓▓▓▓▓▓▓▓▓▓▓▓▓▓▒▒▒▒▒▒░░░░░░    ▒▒▒▒▓▓▓▓▓▓████████████▓▓▒▒▒▒▒▒▒▒▒▒▒▒▒▒▒▒▒▒▒▒▒▒▒▒▒▒▒▒▒▒▒▒▒▒▒▒▒▒▒▒▒▒▒▒▓▓▒▒▒▒▒▒
▓▓▓▓▓▓▓▓▓▓▓▓▓▓▓▓▓▓▓▓▓▓▒▒▒▒░░░░░░░░▒▒▒▒▓▓▓▓▓▓▓▓▒▒▒▒▒▒▒▒▒▒▒▒▒▒▒▒▒▒▒▒██▒▒▒▒▒▒▒▒▒▒▒▒▒▒▒▒▒▒▒▒▒▒▒▒▒▒▒▒▒▒▒▒▒▒▒▒▓▓▓▓▓▓▒▒▒▒
████▓▓▓▓▓▓▓▓▓▓▓▓▓▓▒▒░░░░░░░░    ░░░░░░░░▒▒▒▒▒▒▓▓██████████▓▓▒▒▒▒▒▒▒▒▒▒▒▒▒▒▒▒▒▒▒▒▒▒▒▒▒▒▒▒▒▒▒▒▒▒▒▒▓▓▓▓▓▓▓▓▓▓▓▓▒▒▒▒▒▒
██▓▓▓▓▓▓▓▓▓▓▓▓▓▓    ░░░░░░    ░░▒▒▓▓▓▓████▓▓▓▓██▒▒▒▒▒▒▒▒▒▒▒▒▒▒▒▒▒▒▒▒▒▒▒▒▒▒▒▒▒▒▒▒▒▒▒▒▒▒▓▓▓▓██▓▓▓▓▓▓▒▒▓▓▒▒▓▓▓▓▓▓▓▓▒▒
██████████▓▓▓▓░░░░░░░░░░░░  ░░▒▒▒▒▒▒▒▒▒▒▒▒▒▒▒▒▒▒▒▒▒▒▒▒▒▒▒▒▒▒▒▒▒▒▒▒▒▒▓▓▓▓▒▒▓▓▓▓▓▓████▓▓▓▓▓▓▓▓▒▒▒▒▒▒▒▒▒▒▒▒▓▓▓▓▓▓▓▓▓▓
████▓▓▓▓▓▓▓▓░░░░░░  ▒▒▒▒▒▒▒▒▒▒▓▓▓▓████▒▒▒▒▒▒▒▒▒▒▒▒▒▒▒▒▒▒▒▒▓▓▓▓▓▓▓▓████████▓▓▓▓▒▒▒▒▒▒▓▓▓▓▓▓▓▓▓▓▓▓▓▓▓▓▓▓▓▓▓▓▓▓▓▓▓▓▓▓
▒▒░░▓▓▓▓▓▓▓▓  ░░  ░░▒▒▒▒▒▒▒▒▒▒▓▓▓▓▓▓▓▓▒▒▒▒▓▓▓▓▓▓▓▓████▓▓▓▓▒▒▒▒▒▒▒▒▒▒██████▓▓▓▓▓▓▓▓▓▓▓▓▓▓▓▓▓▓▓▓▓▓▓▓▓▓▓▓▓▓▓▓▓▓▓▓▓▓▓▓
██▓▓▓▓▓▓▓▓▓▓░░  ░░▒▒▒▒▒▒▒▒▒▒▓▓▒▒▒▒▒▒▒▒▒▒██▓▓▓▓▓▓▒▒▒▒▒▒▒▒░░░░▒▒▒▒▓▓▓▓▓▓▓▓▓▓▓▓▓▓▓▓▓▓▓▓▓▓▓▓▓▓▓▓▓▓▓▓▓▓▓▓▓▓▓▓▓▓▓▓▓▓▓▓▓▓
▓▓▓▓▓▓▓▓▓▓▓▓▓▓▓▓▓▓▓▓██████▓▓▓▓▓▓░░░░▓▓▓▓▒▒▒▒▒▒▓▓▓▓▓▓▓▓▓▓▓▓▓▓▓▓▓▓▓▓██▓▓▓▓▓▓▓▓▓▓▓▓▓▓▓▓▓▓▓▓▓▓▓▓▓▓▓▓▓▓▓▓▓▓▓▓▒▒▒▒▒▒▒▒▒▒
▓▓▓▓▓▓▓▓▓▓▒▒▒▒▒▒▓▓▒▒▓▓▓▓▓▓▓▓▓▓▓▓▓▓▓▓▓▓▓▓▓▓▓▓▓▓▓▓▓▓▓▓▓▓▓▓▓▓▓▓▓▓▓▓▓▓▓▓▓▓▓▓▓▓▓▓▓▓▓▓▓▓▓▓▓▓▓▓▓▓▓▓▓▓▓▓▓▓▓▓▒▒▒▒▒▒▒▒▒▒▒▒▒▒
▓▓▓▓▓▓▓▓▓▓▒▒▒▒▒▒▓▓▓▓▓▓▓▓▓▓▓▓▓▓▓▓▓▓▓▓▓▓▓▓▓▓▓▓▓▓▓▓▓▓▓▓▓▓▓▓▓▓▓▓▓▓▓▓▓▓▓▓▓▓▓▓▓▓▓▓▓▓▓▓▓▓▓▓▓▓▓▓▓▓▒▒▒▒▒▒▒▒▒▒▒▒▒▒▒▒▒▒▒▒▒▒▒▒
▓▓▓▓▓▓▓▓▓▓▒▒▒▒▒▒▓▓▓▓▓▓▓▓▓▓▓▓▓▓▒▒▓▓▓▓▓▓▓▓▓▓▓▓▓▓▓▓▓▓▓▓▓▓▓▓▓▓▓▓▓▓▓▓▓▓▓▓▓▓▓▓▓▓▓▓▓▓▓▓▓▓▒▒▒▒▒▒▒▒▒▒▒▒▒▒▒▒▒▒▒▒▒▒▒▒▒▒▒▒▒▒▒▒
▓▓▓▓▒▒▒▒▒▒▒▒▒▒▒▒▒▒▓▓▓▓▓▓▓▓▓▓▒▒▒▒▒▒▓▓▓▓▓▓▓▓▓▓▓▓▓▓▓▓▓▓▓▓▓▓▓▓▓▓▓▓▓▓▓▓▓▓▓▓▓▓▓▓▓▓▓▓▒▒▒▒▒▒▒▒▒▒▒▒▒▒▒▒▒▒▒▒░░▒▒▒▒▒▒▒▒▒▒▒▒▒▒
▒▒▒▒▒▒▒▒▒▒▒▒▒▒▒▒▒▒▓▓▓▓▓▓▓▓▒▒▒▒▒▒▒▒▒▒▒▒▓▓▓▓▓▓▒▒▒▒▒▒▒▒▒▒▒▒░░▒▒▓▓▒▒▒▒▒▒▒▒▒▒▒▒▒▒▒▒▒▒▒▒▒▒▒▒▒▒▒▒▒▒▒▒▒▒▒▒░░▒▒▒▒▒▒▒▒▒▒▒▒▒▒
▒▒▒▒▒▒▒▒▒▒▒▒▒▒▒▒▒▒▒▒▒▒▒▒▓▓▒▒▒▒▒▒▒▒▒▒▒▒▒▒▒▒▓▓▓▓▓▓▓▓▓▓▒▒▒▒░░▒▒░░▒▒▒▒▒▒▒▒▒▒▒▒▒▒▒▒▒▒▒▒▒▒▒▒▒▒▒▒▒▒▒▒▒▒▒▒▒▒▒▒▒▒▒▒▒▒▒▒▒▒▒▒
▒▒▒▒▒▒▓▓▒▒▒▒▒▒▒▒▒▒▒▒▒▒▒▒▒▒▒▒▒▒▒▒▒▒▒▒▒▒▒▒▓▓▒▒▓▓▒▒▒▒▒▒▒▒▒▒░░░░░░░░░░▒▒▒▒▒▒▒▒▒▒▒▒▒▒▒▒▒▒▒▒▒▒▒▒▒▒▒▒▒▒▒▒░░░░░░▒▒▒▒▒▒▒▒▒▒
▓▓▓▓▓▓▒▒▒▒▓▓▓▓▓▓▒▒▒▒▒▒▒▒▒▒▒▒▒▒░░▒▒▒▒▒▒▒▒▒▒▒▒▒▒▒▒▒▒▒▒▒▒▒▒░░░░░░░░░░░░▒▒▒▒▒▒▒▒▒▒▒▒▒▒▒▒▒▒▒▒▒▒▒▒▒▒▒▒▒▒▒▒▒▒▒▒▒▒░░░░░░▒▒
▓▓▓▓▓▓▓▓▓▓▓▓▓▓▓▓▓▓▓▓▒▒▒▒▒▒▒▒▒▒▒▒░░░░░░▒▒▒▒▒▒▒▒▒▒▒▒▒▒▒▒▒▒▒▒░░░░░░░░░░░░▒▒▒▒▒▒▒▒▒▒▒▒▒▒▒▒▒▒▒▒▒▒▒▒▒▒▒▒▒▒▒▒▒▒░░░░▒▒░░▒▒
copy to clipboard 👍 upvote 👎 downvote
fill: spaces toggle palette ▓→✊🏽
░░░░░░░░░░░░░░░░░░░░░░░░░░░░░░░░░░░░░░░░░░░░░░░░░░░░░░░░░░▒▒▓▓▓▓░░░░░░░░░░░░░░░░░░░░░░░░░░░░░░░░░░░░░░░░░░░░░░░░░░░░░░░░░░░░░░░░░░░░░░░░░░░░░░░░░░░░░░░░░░░░░░░░░░
░░░░░░░░░░░░░░░░░░░░░░▒▒▒▒▒▒▒▒░░░░░░░░░░░░░░░░░░░░░░▓▓▒▒▒▒▓▓▒▒▓▓░░░░░░░░░░░░░░░░░░░░░░░░░░░░░░░░░░░░░░░░░░░░░░░░░░░░░░░░░░░░░░░░░░░░░░░░░░░░░░░░░░░░░░░░░░░░░░░░░░
░░▒▒░░░░░░░░▒▒▒▒░░▒▒▒▒░░░░░░░░░░░░░░░░░░░░░░░░░░░░▒▒▓▓░░    ████▓▓░░░░░░░░░░░░░░░░░░░░░░░░░░░░░░░░░░░░░░░░░░░░░░░░░░░░░░░░░░░░░░░░░░░░░░░░░░░░░░░░░░░░░░░░░░░░░░░░
░░░░░░░░░░░░▒▒▒▒▒▒▒▒▒▒▒▒▒▒▒▒▒▒▒▒▒▒▒▒▒▒▒▒▒▒░░░░░░░░▓▓▒▒▒▒▓▓▓▓▓▓▓▓▓▓▓▓▒▒▒▒▒▒▒▒▒▒▒▒░░░░░░░░░░░░░░░░░░░░░░░░░░░░░░░░░░░░░░░░░░░░░░░░▒▒░░░░░░░░░░░░░░░░░░░░░░░░░░░░░░░░
░░░░▒▒▒▒░░▒▒▒▒▒▒▒▒▒▒▒▒▒▒▒▒▒▒▒▒▒▒▒▒▒▒▒▒▒▒▒▒▒▒░░░░░░░░▒▒▓▓██░░▒▒░░░░▓▓░░░░▒▒░░░░▒▒▒▒▒▒▒▒▒▒▒▒░░▒▒▒▒▒▒▒▒▒▒░░░░▒▒▒▒░░░░░░░░░░░░░░░░░░░░░░░░░░░░░░░░░░░░░░▒▒▒▒▒▒▒▒▒▒░░░░
░░▒▒▒▒▒▒▒▒▒▒▒▒▒▒▒▒▒▒▒▒▒▒▒▒▒▒▒▒▒▒▒▒▒▒▒▒▒▒▒▒░░▒▒▒▒▒▒▒▒▓▓▒▒▒▒▓▓▓▓▓▓░░    ▒▒▓▓▓▓▓▓░░▒▒▓▓▒▒▒▒▒▒▒▒▒▒▒▒▒▒▒▒▒▒▒▒▒▒▒▒▒▒▒▒▒▒▒▒▒▒░░▒▒▒▒▒▒▒▒░░░░▒▒▒▒░░░░▒▒▒▒░░░░░░░░░░░░░░░░░░
░░░░▒▒▒▒▒▒▒▒▒▒▒▒▒▒▒▒▒▒▒▒▒▒▒▒▒▒▒▒▒▒▒▒▒▒▒▒▒▒░░▒▒▒▒▒▒▓▓░░▒▒▓▓▓▓░░▒▒▓▓████▓▓▓▓██▓▓░░░░▓▓▒▒▒▒▒▒▒▒░░▒▒▒▒▒▒░░░░▒▒▒▒▒▒▒▒▒▒▒▒▒▒▒▒▒▒▒▒▒▒▒▒▒▒▒▒▒▒▒▒▒▒▒▒▒▒░░▒▒▒▒▒▒▒▒▒▒▒▒▒▒▒▒▒▒
▒▒▒▒▒▒▒▒▒▒▒▒▒▒▒▒▒▒▒▒▒▒▒▒▒▒▒▒▒▒▒▒▒▒▒▒▒▒▒▒▓▓▒▒▒▒▒▒▓▓▒▒▒▒██▒▒▒▒▓▓██▒▒░░▒▒▒▒░░▒▒  ▒▒▒▒▓▓▒▒░░  ▒▒▒▒▒▒▒▒▒▒▒▒▒▒▒▒▒▒▒▒▒▒▒▒▒▒▒▒▒▒▒▒▒▒▒▒▒▒▒▒▒▒▒▒▒▒▒▒▒▒▒▒▒▒▒▒▒▒▒▒░░▒▒▒▒▒▒▒▒▒▒
▒▒▒▒▒▒▒▒▒▒▒▒▒▒▒▒▒▒▒▒▒▒▒▒▒▒▒▒▒▒▒▒▒▒▒▒▒▒▓▓▓▓▓▓▓▓▒▒▒▒░░▓▓██▒▒▓▓██░░▓▓▒▒▓▓░░        ░░████▓▓░░    ▒▒▒▒▒▒▒▒▒▒▒▒▒▒▒▒▒▒▒▒▒▒▒▒▒▒▒▒▒▒▒▒▒▒▒▒▒▒▒▒▒▒▒▒▒▒▒▒▒▒▒▒▒▒▒▒▒▒▒▒▒▒▒▒▒▒▒▒
▒▒▒▒▒▒▒▒▒▒▒▒▒▒▒▒▒▒▒▒▒▒▒▒▒▒▒▒▒▒▒▒▒▒▒▒▒▒▓▓▓▓▓▓▓▓▓▓░░░░▓▓░░▓▓██░░▓▓██▒▒▒▒▓▓▓▓▓▓▒▒░░░░▒▒▓▓▓▓▓▓▓▓▒▒▒▒▒▒▒▒▒▒▒▒▒▒▒▒▒▒▒▒▒▒▒▒▒▒▒▒▒▒▒▒▒▒▒▒▒▒▒▒▒▒▒▒▒▒▒▒▒▒▒▒▒▒▒▒▒▒▒▒▒▒▒▒▒▒▒▒▒▒
▒▒▒▒▒▒▒▒▒▒▒▒▒▒▒▒▒▒▒▒▒▒▒▒▒▒▒▒▒▒▒▒▒▒▒▒▒▒██▓▓▓▓▓▓▓▓▓▓▒▒░░▓▓██▒▒▓▓██░░▓▓██▓▓░░▒▒██▓▓▓▓▓▓▓▓▒▒▒▒░░░░░░░░░░░░▒▒▒▒▒▒▒▒▒▒▒▒▒▒▒▒▒▒▒▒▒▒▒▒▒▒▒▒▒▒▒▒▒▒▒▒▒▒▒▒▒▒▒▒▒▒▒▒▒▒▒▒▒▒▒▒▒▒▒▒
▒▒▒▒▒▒▒▒▒▒▒▒▒▒▒▒▒▒▒▒▒▒▒▒▒▒▒▒▒▒▒▒▒▒▒▒▒▒████▒▒▓▓▓▓▓▓▓▓▓▓▓▓▓▓▓▓██▒▒▓▓██▒▒▒▒▓▓██░░░░▒▒▒▒░░▒▒░░░░▒▒▒▒▒▒░░    ░░▒▒▒▒▒▒▒▒▒▒▒▒▒▒▒▒▒▒▒▒▒▒▒▒▒▒▒▒▒▒▒▒▒▒▒▒▒▒▒▒▒▒▒▒▒▒▒▒▒▒▒▒▒▒▒▒
▒▒▒▒▒▒▒▒▒▒▒▒▒▒▒▒▒▒▒▒▒▒▒▒▒▒▒▒▒▒▒▒▒▒▒▒▒▒▒▒▓▓▓▓▓▓▓▓▓▓▓▓▓▓▓▓▓▓▓▓██▓▓██▒▒▒▒▓▓▓▓░░▓▓▓▓▒▒                      ░░▒▒▒▒▒▒▒▒▒▒▒▒▒▒▒▒▒▒▒▒▒▒▒▒▒▒▒▒▒▒▒▒▒▒▒▒▒▒▒▒▒▒▒▒▒▒▒▒▒▒▒▒▒▒▒▒
▒▒▒▒▒▒▒▒▒▒▒▒▒▒▒▒▒▒▒▒▒▒▒▒▒▒▒▒▒▒▒▒▒▒▒▒▒▒▒▒▓▓▓▓▓▓▓▓▒▒▓▓▓▓▓▓▓▓▓▓▓▓▓▓▓▓▓▓████▒▒████░░▓▓██████▓▓▒▒▒▒▒▒▓▓▓▓▓▓▓▓▒▒▒▒░░▒▒▒▒▒▒▒▒▒▒▒▒▒▒▒▒▒▒▒▒▒▒▒▒▒▒▒▒▒▒▒▒▒▒▒▒▒▒▒▒▒▒▒▒▒▒▒▒▒▒▒▒
▒▒▒▒▒▒▒▒▒▒▒▒▒▒▒▒▒▒▒▒▒▒▒▒▒▒▒▒▒▒▒▒▒▒▒▒▒▒▒▒▓▓▓▓▓▓▓▓▓▓▓▓▒▒▓▓▓▓██▓▓▓▓▓▓██▓▓▓▓████▒▒▓▓██░░░░▒▒▓▓▓▓▓▓▓▓▓▓▒▒▒▒░░░░    ░░▒▒▒▒▒▒▒▒▒▒▒▒▒▒▒▒▒▒▒▒▒▒▒▒▒▒▒▒▒▒▒▒▒▒▒▒▒▒▒▒▒▒▒▒▒▒▒▒▒▒
▒▒▒▒▒▒▒▒▒▒▒▒▒▒▒▒▒▒▒▒▒▒▒▒▒▒▒▒▒▒▓▓▒▒▒▒▒▒▓▓▓▓▓▓▓▓▓▓▓▓▓▓▓▓▓▓▓▓▓▓▓▓▓▓████▓▓████▓▓██▓▓▒▒▓▓██▒▒                    ▒▒▓▓▓▓▓▓▒▒▒▒▒▒▒▒▒▒▒▒▒▒▒▒▒▒▒▒▒▒▒▒▒▒▒▒▒▒▒▒▒▒▒▒▒▒▒▒▒▒▒▒▒▒
▒▒▓▓▓▓▒▒▓▓▓▓▓▓▓▓▓▓▓▓▓▓▓▓▓▓▒▒▒▒▒▒▓▓▓▓▓▓▓▓▓▓▓▓▓▓▓▓▓▓▓▓▓▓▓▓▓▓▒▒██▓▓▓▓▓▓▓▓▓▓▓▓████▓▓▓▓▓▓░░▓▓██▓▓████████████▓▓▓▓▓▓▒▒░░░░░░▒▒▒▒▒▒▒▒▒▒▒▒▒▒▒▒▒▒▒▒▒▒▒▒▒▒▒▒▒▒▒▒▒▒▒▒▒▒▒▒▒▒▒▒
▒▒▒▒▒▒▓▓▓▓▓▓▓▓▓▓▓▓▓▓▓▓▓▓▓▓▓▓▓▓▓▓▒▒▒▒▒▒▓▓▓▓▓▓▓▓▓▓▓▓▓▓████▓▓▓▓▓▓▓▓▓▓▓▓████████▓▓████▓▓██▓▓░░▓▓▓▓▓▓▓▓▓▓▓▓▒▒░░░░░░░░░░░░    ▒▒▒▒▒▒▒▒▒▒▒▒▒▒▒▒▒▒▒▒▒▒▒▒▒▒▒▒▒▒▒▒▒▒▒▒▒▒▒▒▒▒
▓▓▓▓▓▓▓▓▓▓▓▓▓▓▓▓▓▓▓▓▓▓▓▓▓▓▓▓▓▓▓▓▓▓▓▓▓▓▓▓▓▓▓▓▓▓▓▓▓▓▓▓▓▓▓▓██▓▓████▒▒████████████▓▓▓▓████▓▓████░░                        ▒▒██▓▓▓▓▒▒▒▒▓▓▓▓▓▓▓▓▓▓▓▓▒▒▓▓▓▓▒▒▒▒▒▒▒▒▒▒▒▒▒▒
▓▓▓▓▓▓▓▓▓▓▓▓▓▓▓▓▓▓▓▓▓▓▓▓▓▓▓▓▓▓▓▓▓▓▓▓▓▓▓▓▓▓▓▓▓▓▓▓▓▓▓▓▓▓████▓▓██▓▓██▓▓▒▒████████████▓▓▓▓██▓▓▓▓████▓▓▒▒░░        ▒▒▒▒▓▓▓▓▓▓░░▒▒▓▓▓▓▓▓▓▓▓▓▓▓▓▓▓▓▓▓▓▓▓▓▓▓▓▓▓▓▒▒▓▓▓▓▒▒▒▒
▓▓▓▓▓▓▓▓▓▓▓▓▓▓▓▓▓▓▓▓▓▓▓▓▓▓▓▓▓▓▓▓▓▓▓▓▓▓▓▓▓▓▓▓▓▓▓▓▓▓▓▓▓▓▓▓██████████████▓▓▓▓████████████▓▓██▓▓▓▓▓▓████▓▓▓▓▓▓▓▓██████▓▓▒▒░░░░░░░░░░▓▓▓▓▓▓▓▓▓▓▓▓▓▓▓▓▓▓▓▓▓▓▓▓▓▓▓▓▓▓▓▓▓▓
▓▓▓▓▓▓▓▓▓▓▓▓▓▓▓▓▓▓▓▓▓▓▓▓▓▓▓▓▓▓▓▓▓▓▓▓▓▓▓▓▓▓▓▓▓▓▓▓▓▓▓▓▓▓▓▓▓▓▓▓██████████████▒▒████████████████████████▒▒░░░░░░░░░░░░░░░░░░░░░░░░░░░░░░▓▓▓▓▓▓▓▓▓▓▓▓▓▓▓▓▓▓▓▓▓▓▓▓▓▓▓▓▓▓
▓▓▓▓▓▓▓▓▓▓▓▓▓▓▓▓▓▓▓▓▓▓▓▓▓▓▓▓▓▓▓▓▓▓▓▓▓▓▓▓▓▓▓▓▓▓▓▓▓▓▓▓▓▓▓▓▓▓▓▓▓▓██████████████▓▓▓▓████████████████████████▓▓░░░░░░░░░░░░░░░░░░░░░░░░░░▒▒▓▓▓▓▓▓▓▓▓▓▓▓▓▓▓▓▓▓▓▓▓▓▓▓▓▓▓▓
▓▓▓▓▓▓▓▓▓▓▓▓▓▓▓▓▓▓▓▓▓▓▓▓▓▓▓▓▓▓▓▓▓▓▓▓▓▓▓▓▓▓▓▓▓▓▓▓▓▓▓▓▓▓▓▓▓▓▓▓▓▓▓▓████████████████▓▓▓▓████████████████████████████▓▓▒▒░░░░░░░░░░░░░░░░▒▒░░▒▒▓▓▓▓▓▓▓▓▓▓▓▓▓▓▒▒▒▒▒▒▓▓▓▓
▓▓▓▓▓▓▓▓▓▓▓▓▓▓▓▓▓▓▓▓▓▓▓▓▓▓▓▓▓▓▓▓▓▓▓▓▓▓▓▓▓▓▓▓▓▓▓▓▓▓▓▓▓▓▓▓▓▓▓▓████▓▓████████████████████▓▓████████████████████████████████████▓▓▒▒░░░░▒▒░░▒▒▓▓▓▓▓▓▓▓▓▓▓▓▓▓▓▓▓▓▓▓▓▓▓▓
▓▓▓▓▓▓▓▓▓▓▓▓▓▓▓▓▓▓▓▓▓▓▓▓▓▓▓▓▓▓▓▓▓▓▓▓▓▓▓▓▓▓▓▓▓▓▓▓▓▓▓▓▓▓▓▓▓▓▓▓▓▓▓▓██▓▓██████████████████████▓▓████████████████████████████████████████████▓▓▓▓▓▓▓▓▓▓▓▓▓▓▓▓▓▓▓▓▓▓▓▓▓▓
▓▓▓▓▓▓▓▓▓▓▓▓▓▓▓▓▓▓▓▓▓▓▓▓▓▓▓▓▓▓▓▓▓▓▓▓▓▓▓▓▓▓▓▓▓▓▓▓▓▓▓▓▓▓▓▓▓▓▓▓▓▓▓▓██▓▓▓▓████████████████████████▓▓▓▓████████▓▓████████████████████████▓▓▓▓▓▓▓▓▓▓▓▓▓▓▓▓▓▓▓▓▓▓▓▓▓▓▓▓▓▓
▓▓▓▓▓▓▓▓▓▓▓▓▓▓▓▓▓▓▓▓▓▓▓▓▓▓▓▓▓▓▓▓▓▓▓▓▓▓▓▓▓▓▓▓▓▓▓▓▓▓▓▓▓▓▓▓▓▓▓▓▓▓▓▓▓▓▓▓▓▓▓▓▓▓████████████████████████████▓▓▓▓▓▓██████████████████▓▓▓▓▓▓▓▓▓▓▓▓▓▓▓▓▓▓▓▓▓▓▓▓▓▓▓▓▓▓▓▓▓▓▓▓
▓▓▓▓▓▓▓▓▓▓▓▓▓▓▓▓▓▓▓▓▓▓▓▓▓▓▓▓▓▓▓▓▓▓▓▓▓▓▓▓▓▓▓▓▓▓▓▓▓▓▓▓▓▓▓▓▓▓▓▓▓▓▓▓▓▓▓▓▓▓▓▓▓▓████████████████████████████████████▓▓▓▓▓▓██████▓▓▓▓▓▓▓▓▓▓▓▓▓▓▓▓▓▓▓▓▓▓▓▓▓▓▓▓▓▓▓▓▓▓▓▓▓▓▓▓
▓▓▓▓▓▓▓▓▓▓▓▓▓▓▓▓▓▓▓▓▓▓▓▓▓▓▓▓▓▓▓▓▓▓▓▓▓▓▓▓▓▓▓▓▓▓▓▓▓▓▓▓▓▓▓▓▓▓▓▓▓▓▓▓▓▓▓▓▓▓▓▓▓▓▓▓▓▓██████████████████████████████████████▓▓▓▓▓▓▓▓▓▓▓▓▓▓▓▓▓▓▓▓▓▓▓▓▓▓▓▓▓▓▓▓▓▓▓▓▓▓▓▓▓▓▓▓▓▓
▓▓▓▓▓▓▓▓▓▓▓▓▓▓▓▓▓▓▓▓▓▓▓▓▓▓▓▓▓▓▓▓▓▓▓▓▓▓▓▓▓▓▓▓▓▓▓▓▓▓▓▓▓▓▓▓▓▓▓▓▓▓▓▓▓▓▓▓▓▓▓▓▓▓████▓▓▓▓██████████████████████████████████████▓▓▓▓▓▓▓▓▓▓▓▓▓▓▓▓▓▓▓▓▓▓▓▓▓▓▓▓▓▓▓▓▓▓▓▓▓▓▓▓▓▓
▓▓▓▓▓▓▓▓▓▓▓▓▓▓▓▓▓▓▓▓▓▓▓▓▓▓▓▓▓▓▓▓▓▓▓▓▓▓▓▓▓▓▓▓▓▓▓▓▓▓▓▓▓▓▓▓▓▓▓▓▓▓▓▓▓▓▓▓▓▓▓▓▓▓▓▓▓▓██▓▓▓▓████████████████████████████████████▓▓▓▓▓▓▓▓▓▓▓▓▓▓▓▓▓▓▓▓▓▓▓▓▓▓▓▓▓▓▓▓▓▓▓▓▓▓▓▓▓▓
▓▓▓▓▓▓▓▓▓▓▓▓▓▓▓▓▓▓▓▓▓▓▓▓▓▓▓▓▓▓▓▓▓▓▓▓▓▓▓▓▓▓▓▓▓▓▓▓▓▓▓▓▓▓▓▓▓▓▓▓▓▓▓▓▓▓▓▓▓▓▓▓▓▓▓▓▓▓▓▓████▓▓████████████████████████████████████▓▓▓▓▓▓▓▓▓▓▓▓▓▓▓▓▓▓▓▓▓▓▓▓▓▓▓▓▓▓▓▓▓▓▓▓▓▓▓▓
▓▓▓▓▓▓▓▓▓▓▓▓▓▓▓▓▓▓▓▓▓▓▓▓▓▓▓▓▓▓▓▓▓▓▓▓▓▓▓▓▓▓▓▓▓▓▓▓▓▓▓▓▓▓▓▓▓▓▓▓▓▓▓▓▓▓▓▓▓▓▓▓▓▓▓▓▓▓████▓▓▓▓▓▓██████████████████████████████████▓▓▓▓▓▓▓▓▓▓▓▓▓▓▓▓▓▓▓▓▓▓▓▓▓▓▓▓▓▓▓▓▓▓▓▓▓▓▓▓
▓▓▓▓▓▓▓▓▓▓▓▓▓▓▓▓▓▓▓▓▓▓▓▓▓▓▓▓▓▓▓▓▓▓▓▓▓▓▓▓▓▓▓▓▓▓▓▓▓▓▓▓▓▓▓▓▓▓▓▓▓▓▓▓▓▓▓▓▓▓▓▓▓▓▓▓▓▓▓▓▓▓▓▓▓▓▓▓▓▓██████████████████████████████████▓▓▓▓▓▓▓▓▓▓▓▓▓▓▓▓▓▓▓▓▓▓▓▓▓▓▓▓▓▓▓▓▓▓▓▓▓▓
▓▓▓▓▓▓▓▓▓▓▓▓▓▓▓▓▓▓▓▓▓▓▓▓▓▓▓▓▓▓▓▓▓▓▓▓▓▓▓▓▓▓▓▓▓▓▓▓▓▓▓▓▓▓▓▓▓▓▓▓▓▓▓▓▓▓▓▓▓▓▓▓▓▓▓▓▓▓▓▓▓▓▓▓▓▓▓▓▓▓▓▓██████████████████████████████████▓▓▓▓▓▓▓▓▓▓▓▓▓▓▓▓▓▓▓▓▓▓▓▓▓▓▓▓▓▓▓▓▓▓▓▓
copy to clipboard 👍 upvote 👎 downvote
fill: spaces toggle palette ▓→✊🏽
░░░░░░░░░░░░░░░░░░░░░░░░░░░░░░░░░░░░░░░░░░░░░░▒▒▒▒▒▒▒▒▒▒▒▒▒▒▒▒░░░░░░░░░░░░░░      ░░░░░░░░░░░░░░░░░░░░░░░░░░░░░░  ░░░░░░░░░░░░░░░░░░░░░░░░░░░░░░░░░░░░░░░░░░░░░░░░░░░░░░░░░░░░░░░░░░░░░░░░░░░░░░░░▒▒▒▒▒▒░░░░░░▒▒
░░░░░░░░░░░░░░░░░░░░░░░░░░░░░░▒▒▒▒▒▒░░░░▒▒▒▒▒▒▒▒▒▒▒▒▒▒▒▒▒▒▒▒▒▒░░░░░░░░░░░░    ░░░░░░░░░░░░░░░░░░░░▒▒▒▒░░░░░░░░░░░░░░░░░░▒▒░░░░░░░░░░░░░░░░░░░░░░░░░░░░░░░░░░░░░░░░░░░░░░░░░░░░░░░░░░  ░░░░░░░░░░░░░░░░░░░░░░░░░░
░░░░░░░░▒▒░░░░░░░░░░░░░░░░░░░░░░░░▒▒░░░░▒▒▒▒▒▒▒▒▒▒▒▒▒▒▒▒▒▒▒▒░░░░░░░░░░░░░░░░░░░░░░░░░░░░░░░░░░░░░░░░░░▒▒░░░░░░░░░░░░░░░░▒▒░░░░░░░░░░░░░░░░░░░░░░░░░░░░░░░░░░░░░░░░░░░░░░░░░░░░░░░░░░░░░░░░░░░░░░░░  ░░░░░░░░░░░░
░░░░░░░░░░▒▒▒▒▒▒▒▒▒▒░░░░░░░░░░░░░░▒▒▒▒▒▒▒▒▒▒▒▒▒▒▒▒▒▒▒▒▒▒▒▒▒▒▒▒░░░░░░░░░░░░░░░░░░░░░░░░░░░░░░░░░░░░░░░░▒▒▒▒░░░░░░░░░░░░░░▒▒░░░░░░░░░░░░░░░░░░░░░░░░░░░░░░░░░░░░░░░░░░░░░░░░░░░░░░░░░░░░░░░░░░          ░░░░░░░░░░
░░░░░░░░░░▒▒▒▒▒▒▒▒▒▒▒▒▒▒▒▒▒▒░░▒▒▒▒▒▒▒▒▒▒▒▒▒▒▒▒▒▒▒▒▒▒▒▒▒▒▒▒▒▒▒▒░░░░░░░░░░░░░░░░░░░░░░░░░░░░░░░░░░░░░░░░░░▒▒▒▒▒▒▒▒▒▒▒▒▒▒▒▒▒▒▒▒░░░░░░░░░░░░░░░░░░░░░░░░░░░░░░░░░░▒▒▒▒▒▒▒▒▒▒░░░░░░░░░░░░░░      ░░      ░░░░░░░░░░░░
░░░░░░░░░░▒▒▒▒▒▒▒▒▒▒▒▒▒▒▒▒▒▒░░░░▒▒▒▒▒▒▒▒▒▒▒▒▒▒▒▒▒▒▒▒▒▒▒▒▒▒▒▒▒▒▒▒░░░░░░░░░░░░░░░░░░░░░░░░░░░░░░░░░░░░▒▒▒▒▒▒▒▒▒▒▒▒▒▒▒▒▒▒▒▒▒▒▒▒░░░░▒▒░░░░░░░░░░░░░░▒▒▒▒▒▒░░░░░░░░░░▒▒▒▒▒▒▒▒▒▒░░░░░░░░░░░░░░░░░░░░░░░░░░░░░░░░░░░░░░
░░░░░░░░░░▒▒▒▒░░░░░░▒▒▒▒▒▒▒▒▒▒░░░░░░▒▒▒▒▒▒▒▒▒▒▒▒▒▒▒▒▒▒▒▒▒▒▒▒▒▒▒▒▒▒░░░░░░░░░░░░░░░░░░░░░░░░░░░░░░░░░░▒▒▒▒▒▒▒▒▒▒▒▒▒▒▒▒▒▒▒▒▒▒▒▒░░▒▒▒▒▒▒▒▒▒▒▒▒░░░░▒▒░░░░▒▒░░░░░░░░░░░░▒▒▒▒▒▒▒▒░░░░░░░░░░░░░░░░░░░░░░░░░░░░░░░░░░░░░░
▒▒░░░░░░░░░░▒▒░░░░░░▒▒▒▒▒▒▒▒▒▒░░░░░░░░▒▒▒▒▒▒▒▒▒▒▒▒▒▒▒▒▒▒▒▒▒▒▒▒▒▒▒▒░░░░░░░░░░░░░░░░░░░░░░░░░░░░░░░░░░░░░░▒▒▒▒▒▒▒▒▒▒▒▒▒▒▒▒▒▒▒▒▒▒░░░░░░▒▒▒▒▒▒▒▒▒▒▒▒░░░░░░░░░░░░░░░░░░░░░░░░░░░░░░░░░░░░░░░░░░░░░░░░░░░░░░░░░░░░░░▒▒
▒▒▒▒░░░░░░░░░░░░░░░░▒▒▒▒▒▒▒▒▒▒▒▒░░░░░░▒▒▒▒▒▒▒▒▒▒▒▒▒▒▒▒▒▒▒▒▒▒▒▒▒▒▒▒▒▒░░░░░░░░░░░░░░░░░░░░░░░░░░░░░░░░░░░░░░▒▒▒▒▒▒▒▒▒▒▒▒▒▒▒▒▒▒▒▒▒▒░░░░░░▒▒▒▒▒▒▒▒▒▒░░░░░░░░░░░░░░░░░░░░░░░░░░░░░░░░░░░░░░░░░░░░░░░░░░░░░░░░░░░░▒▒▒▒
▒▒░░░░░░░░░░░░░░░░░░▒▒▒▒▒▒▒▒▒▒▒▒░░░░░░▒▒▒▒▒▒▒▒▒▒▒▒▒▒▒▒▒▒▒▒▒▒▒▒▒▒▒▒▒▒▒▒▒▒░░░░░░░░░░░░░░░░░░░░░░░░░░░░░░░░░░▒▒▒▒▒▒▒▒▒▒▒▒▒▒▒▒▒▒▒▒▒▒░░░░░░▒▒▒▒▒▒▒▒░░░░░░░░░░░░░░░░░░░░░░░░░░░░░░░░░░░░░░░░░░░░░░░░░░░░░░░░░░░░░░░░▒▒
░░░░░░░░░░░░░░░░░░░░░░░░▒▒▒▒░░░░░░░░░░▒▒▒▒▒▒▒▒▒▒▒▒▒▒▒▒▒▒▒▒▒▒▒▒▒▒▒▒▒▒▒▒▒▒░░▒▒░░░░░░░░░░░░░░░░░░░░░░░░░░░░░░░░▒▒▒▒▒▒░░░░▒▒▒▒▒▒▒▒▒▒▒▒░░░░░░░░░░░░░░░░▒▒░░░░░░░░░░░░░░░░░░░░░░░░░░░░░░░░░░░░░░░░░░░░░░░░░░▒▒▒▒▒▒▒▒▒▒
░░░░░░░░░░░░░░░░░░░░░░░░░░░░░░░░░░░░░░░░▒▒▒▒▒▒▒▒▒▒▒▒░░░░░░░░░░▒▒░░░░░░▒▒▒▒▒▒▒▒▒▒░░░░░░░░░░░░░░░░░░░░░░░░░░░░░░░░░░░░▒▒▒▒▒▒▒▒▒▒▒▒▒▒░░░░░░░░░░░░░░░░░░░░░░░░░░░░░░░░░░░░░░░░░░░░░░  ░░░░░░░░░░░░░░▒▒▒▒▒▒▒▒▒▒▒▒▒▒▒▒
░░░░░░░░░░░░░░░░░░░░░░░░░░░░░░░░░░░░░░▒▒▒▒▒▒░░░░░░░░░░░░░░░░░░░░░░░░░░░░░░▒▒░░░░░░░░░░░░░░░░░░░░░░░░░░░░░░░░░░░░░░░░░░░░░░░░░░░░░░░░░░░░▒▒░░░░░░░░░░░░░░░░░░░░░░░░░░░░░░░░░░░░    ░░░░░░░░░░░░░░▒▒▒▒▒▒▒▒▒▒▒▒░░░░
░░░░░░░░░░░░░░░░░░░░░░░░░░░░░░░░░░░░░░░░░░▒▒░░░░░░░░░░░░░░░░░░░░░░░░░░░░░░░░░░░░░░░░░░░░░░░░░░░░░░░░░░░░░░░░░░░░░░░░░░░░░░░░░░░░░░░░░░░░▒▒░░░░░░░░░░░░░░░░░░░░░░░░░░░░░░░░░░░░░░░░░░░░░░░░░░░░░░▒▒▒▒▒▒▒▒▒▒▒▒░░░░
░░░░░░░░░░░░░░░░░░░░░░░░░░░░░░░░░░░░░░░░░░░░░░░░░░░░░░░░░░░░░░░░░░░░░░░░░░░░░░░░░░░░░░░░░░░░░░░░░░░░░░░░░░░░░░░░░░░░░░░░░░░░░░░░░░░░░░░░▒▒░░░░░░░░░░░░░░░░░░░░░░░░░░░░░░░░░░░░░░░░░░░░░░░░░░░░▒▒▒▒▒▒▒▒▒▒▒▒▒▒░░░░
░░░░░░░░░░░░░░░░░░░░░░░░░░░░░░░░░░░░░░░░░░░░░░░░░░░░░░░░░░░░░░░░░░░░░░░░░░░░░░░░░░░░░░░░░░░░░░░░░░░░░░░░░░░░▒▒░░░░░░░░░░░░░░░░░░░░░░      ░░░░░░░░░░░░░░░░░░░░░░░░░░░░░░░░░░░░░░░░░░░░░░░░░░░░▒▒▒▒▒▒▒▒▒▒░░░░░░░░
░░░░░░░░░░░░░░░░░░░░░░░░░░░░░░░░░░░░░░░░░░░░░░░░░░░░░░░░░░░░░░░░░░░░░░░░░░░░░░░░░░░░░░░░░░░░░░░░░░░░░░░░░░░░▒▒░░░░░░░░░░░░░░░░░░░░░░░░  ░░░░░░░░░░░░░░░░░░░░░░░░░░░░░░░░░░░░░░░░░░░░░░░░░░░░░░▒▒▒▒▒▒▒▒▒▒▒▒░░░░░░
░░░░░░░░░░░░░░░░░░░░░░░░░░░░░░░░░░░░░░░░░░░░░░░░░░░░░░░░░░░░░░░░░░░░░░░░░░░░░░░░░░░░░░░░░░░░░░░░░░░░░░░░░░░░▒▒░░░░░░░░░░░░░░░░░░░░░░░░  ░░░░░░  ░░░░░░░░░░░░░░░░░░░░░░░░░░░░░░░░░░░░░░░░░░░░▒▒░░▒▒▒▒▒▒░░░░░░▒▒▒▒
░░░░░░░░░░░░░░░░░░░░░░░░░░░░░░░░░░░░░░░░░░░░░░░░░░░░░░░░░░░░░░░░░░░░░░░░░░        ░░░░░░░░░░░░░░░░░░░░░░░░░░▒▒░░░░░░░░░░░░░░░░░░░░░░░░░░░░░░░░░░░░░░░░░░░░░░░░░░░░░░░░░░░░░░░░░░░░░░░░░░░░░░░░░░░░░░░░░░░░░░░░░░
░░░░░░░░░░░░░░░░░░░░░░░░░░░░░░░░░░░░░░░░░░░░░░░░░░░░░░░░░░░░░░                            ░░░░░░░░░░░░░░░░░░▒▒░░░░░░░░░░░░░░░░░░░░░░░░░░░░░░░░░░░░░░░░░░░░░░░░░░░░░░░░░░░░░░░░░░░░░░░░░░░░░░░░░░░░░░░░░░░░░░░░░░
░░░░░░░░░░░░░░░░░░░░░░░░░░░░░░░░░░░░░░░░░░░░░░░░░░░░░░░░░░░░░░░░    ░░░░▒▒░░░░░░░░      ░░░░░░░░░░░░░░░░░░░░▒▒░░░░░░░░░░░░░░░░░░░░░░░░░░░░░░░░░░░░░░░░░░░░░░░░░░░░░░░░░░░░░░░░░░░░░░░░░░░░░░░░░░░░░░░░░░░░░░░░░░
░░░░░░░░░░░░░░░░░░░░░░░░░░░░░░░░░░░░░░░░▒▒░░░░░░░░░░░░░░░░░░░░░░░░░░░░░░░░░░░░░░░░░░░░░░░░░░░░░░░░░░░░░░░░░░▒▒░░░░░░░░░░░░░░░░░░░░░░░░░░░░░░░░░░░░░░░░░░░░░░░░░░░░░░░░░░░░░░░░░░░░░░░░░░░░░░░░░░░░░░░░░░░░░░░░░░
░░░░░░░░░░░░░░░░░░░░░░░░░░░░░░░░▒▒░░░░▒▒░░░░░░░░░░░░        ░░░░░░░░░░░░░░░░░░░░░░░░░░░░░░░░░░░░░░░░░░░░░░░░░░░░░░░░░░░░░░░░░░░░░░░░░░░░░░░░░░░░░░░░░░░░░░░░░░░░░░░░░░░░░░░░░░░░░░░░░░░░░░░░░░░░░░░░░░░░░░░░░░░░
░░░░░░░░░░░░░░░░░░░░░░░░░░░░░░░░░░░░▒▒▒▒░░░░░░░░                ░░  ░░░░  ░░░░░░░░░░░░░░░░░░░░░░░░░░░░░░░░░░░░░░░░░░░░░░░░░░░░░░░░░░  ░░  ░░░░░░░░░░░░░░░░░░░░░░░░░░░░░░░░░░░░░░░░░░░░░░░░░░░░░░░░░░░░░░░░░░░░░░
░░░░░░░░░░░░░░  ░░░░░░░░░░░░░░░░░░░░  ▒▒░░░░░░░░                ░░░░░░░░░░░░░░░░░░░░▒▒▒▒▒▒▒▒▒▒▓▓▒▒░░░░░░  ░░░░░░░░░░░░░░░░░░░░░░░░░░                          ░░░░░░░░░░░░░░░░░░░░░░░░░░░░░░░░░░░░░░░░░░░░░░░░░░
                                ░░░░                    ░░░░░░░░░░░░░░▒▒▒▒▓▓▓▓▓▓▓▓▒▒▒▒▒▒▒▒▒▒▒▒▒▒▒▒░░░░░░░░░░░░░░░░          ░░░░░░░░░░      ░░░░░░░░      ░░░░░░░░░░░░░░░░░░░░░░░░░░░░░░░░░░░░░░░░░░░░░░░░░░░░░░
                                    ░░░░▒▒▒▒░░░░░░░░░░░░░░░░░░▒▒░░░░░░░░░░░░░░░░░░░░░░░░░░░░░░            ░░░░░░░░░░░░░░░░  ░░░░    ░░░░░░░░  ░░░░░░░░░░░░░░░░░░░░░░░░░░░░░░░░░░░░░░░░░░░░░░░░░░░░░░░░░░░░░░░░░░
                                      ░░░░▓▓██▒▒▒▒▓▓▓▓░░░░░░░░  ░░░░░░░░░░░░░░░░░░░░░░░░░░░░░░░░░░░░░░          ░░░░░░░░  ░░░░        ░░░░░░░░░░░░░░░░░░░░░░░░░░░░░░░░░░░░░░░░░░░░░░░░░░░░░░░░░░░░░░░░░░░░░░░░░░
                                          ░░░░░░░░░░░░░░░░░░░░░░░░░░░░░░░░░░░░░░░░░░░░░░░░░░▒▒████▓▓▓▓▓▓▓▓▓▓▓▓▒▒▒▒▒▒░░░░░░░░░░          ░░░░░░░░░░░░░░░░░░░░░░░░░░░░░░░░░░░░░░░░▓▓░░░░░░░░░░░░░░░░░░░░░░░░░░░░░░
                                ░░        ░░░░░░░░░░░░░░░░░░░░░░░░░░░░░░░░░░░░▒▒▓▓██████████████████████████▓▓██▓▓▓▓▓▓▓▓▒▒░░            ░░▒▒░░▒▒▒▒▒▒▒▒░░▒▒▓▓▒▒▒▒▒▒▒▒░░░░░░░░░░▒▒▒▒▓▓▒▒▓▓▒▒▒▒▒▒▓▓▒▒▒▒▒▒▒▒░░░░░░░░
                              ░░░░░░░░░░▒▒░░              ░░░░░░░░░░░░░░▒▒████████████████████████████████████████████▓▓▓▓▒▒▓▓▒▒░░░░░░░░▒▒▒▒▒▒▒▒▒▒▒▒░░▒▒░░▒▒▒▒▒▒▒▒░░▒▒▒▒▒▒▒▒▒▒▒▒▒▒▒▒▒▒▓▓▓▓▓▓▒▒▓▓▒▒▓▓▓▓▓▓▓▓▒▒▒▒▒▒
                          ░░▒▒░░▒▒░░▓▓▒▒▒▒▒▒▒▒▒▒░░▒▒░░░░▒▒░░  ░░░░░░░░▓▓▒▒▒▒▒▒▒▒▒▒▒▒▒▒▒▒▒▒░░░░░░░░░░░░░░▒▒▒▒▒▒▒▒▒▒▒▒▓▓▒▒▓▓▒▒▒▒▒▒▒▒▒▒▒▒▒▒▒▒▓▓▓▓▒▒▒▒▒▒▒▒▒▒▒▒▓▓▒▒▒▒▒▒▒▒▒▒▓▓▒▒▒▒▒▒▓▓▒▒▒▒▓▓▓▓▒▒▓▓▒▒▒▒▓▓▓▓▓▓▓▓▓▓▓▓▒▒▒▒
░░░░░░░░░░░░░░░░▒▒▓▓▓▓▓▓▓▓▒▒▓▓▓▓▒▒▒▒▒▒▓▓▓▓▓▓▓▓▓▓▓▓▓▓▓▓▒▒      ░░░░▒▒▓▓▓▓▓▓▓▓▓▓▓▓▓▓▓▓▓▓████████▓▓▒▒░░░░                                                  ░░░░░░░░▒▒▓▓▓▓▓▓▓▓░░▓▓▓▓▓▓▓▓▓▓▓▓▓▓▓▓▓▓▓▓▒▒▓▓▓▓▓▓▓▓▓▓▓▓▓▓
▒▒▒▒▒▒▒▒▒▒▒▒▒▒▒▒▒▒▒▒▒▒▒▒▒▒▒▒▒▒▒▒▒▒▒▒░░▒▒▓▓▓▓▒▒▒▒▓▓▓▓░░  ░░░░░░▓▓▓▓▓▓▓▓▓▓▓▓▓▓▓▓▓▓▒▒▒▒░░░░░░                                                                    ░░        ░░░░▒▒▒▒▒▒▓▓▓▓▓▓▓▓▓▓▓▓▓▓▓▓▓▓▓▓▓▓▓▓▓▓▓▓▓▓
                                    ▒▒  ░░░░▒▒░░      ░░    ░░░░░░░░░░      ░░░░░░░░░░░░░░░░░░░░░░░░░░░░░░░░░░░░░░░░░░░░░░░░░░░░░░░░░░░░░░░░░░░░░░░░░░░░▒▒░░░░░░░░░░▒▒░░░░░░▒▒░░▓▓▒▒▓▓▓▓▓▓██▓▓▒▒▒▒▓▓▓▓▓▓▓▓▒▒▒▒▒▒
                                  ░░░░░░░░░░░░░░░░░░░░░░░░░░░░░░░░░░░░░░░░░░░░░░░░░░░░░░░░░░░░░░░░░░▒▒░░░░░░░░░░░░░░░░░░░░░░░░░░░░░░░░░░░░░░░░░░░░▒▒▒▒░░░░░░░░░░░░░░░░░░░░░░░░  ░░░░░░░░░░░░        ░░        ░░
  ░░                              ░░░░░░░░░░░░░░░░░░░░░░░░░░░░░░░░░░░░░░░░░░░░░░░░░░░░░░░░░░░░░░░░░░████▓▓░░░░░░░░░░░░░░████▒▒░░██▓▓░░░░░░░░░░░░░░▒▒▒▒░░░░░░░░░░░░░░░░░░░░                                      
░░░░        ░░      ░░        ░░  ░░░░░░░░░░░░░░░░░░░░░░░░░░▒▒▒▒▒▒▒▒▒▒▒▒▒▒░░░░░░░░░░██▒▒▓▓██░░░░░░░░░░░░░░░░░░░░░░░░░░░░░░░░░░░░░░░░░░░░░░░░░░░░░░░░░░░░░░░░░░░░░░░░░░░░                                        
░░░░░░                      ░░  ░░░░░░░░░░░░░░░░░░░░░░░░░░░░░░░░░░░░░░░░░░░░░░░░░░░░██▒▒▓▓██░░░░░░░░░░░░░░░░░░░░░░░░░░░░░░░░░░░░░░░░░░░░░░░░░░░░░░░░░░░░░░░░░░░░░░░░░░            ░░░░░░░░░░░░░░░░░░░░░░░░░░░░░░
░░░░░░  ░░░░░░        ░░░░░░  ░░░░░░░░░░░░░░░░░░░░░░░░░░░░░░░░░░░░░░░░░░░░░░░░░░░░░░██▒▒▓▓▓▓░░░░░░░░░░░░░░░░░░░░░░░░░░░░░░░░░░░░░░░░░░░░░░░░░░░░░░░░░░░░▒▒▒▒▒▒▒▒▒▒▒▒  ░░░░░░░░░░░░  ░░  ░░░░░░    ░░  ░░░░░░░░░░
░░░░░░░░░░░░░░░░░░░░░░      ░░░░░░░░░░░░░░░░░░░░░░░░░░░░░░░░░░░░░░░░░░░░░░░░░░░░░░░░░░░░░░░░░░░░░░░░░░░░░░░░░░░░░░░░░░░░░░░░░░░░░░░░▒▒▒▒▒▒▒▒▒▒▒▒▒▒▒▒▒▒▒▒░░░░░░▒▒░░    ░░  ░░      ░░░░░░░░░░░░░░░░░░░░░░░░░░░░░░
░░                    ░░░░▒▒▒▒▒▒▒▒▒▒▒▒▒▒▒▒▒▒▒▒▒▒▒▒▒▒▒▒░░▒▒▒▒▒▒▒▒▒▒▒▒▒▒▒▒▒▒▒▒▒▒▒▒▒▒▒▒▒▒▒▒▒▒▒▒▒▒▓▓▓▓▓▓▓▓▓▓▓▓▓▓▓▓▒▒▒▒▓▓▓▓▒▒▒▒▒▒▒▒▒▒▒▒░░░░░░░░▒▒▒▒▒▒▒▒░░▒▒▒▒▒▒▒▒░░  ░░  ░░░░    ░░░░░░░░  ░░░░░░░░░░░░░░░░░░░░░░░░░░
  ░░                ░░░░░░░░▓▓▓▓▓▓▓▓▓▓▓▓▓▓▓▓▓▓▓▓▓▓▓▓▓▓▓▓▒▒▓▓▓▓██▓▓████████▓▓▓▓▓▓▓▓░░▓▓████▓▓▒▒▓▓▓▓▓▓▓▓▓▓▓▓▓▓▓▓▓▓▓▓▓▓▓▓▓▓▓▓▓▓▓▓▓▓████████████████████████▓▓░░░░░░░░░░░░░░░░░░░░░░░░░░░░░░░░░░░░░░░░░░░░░░░░░░░░░░
░░░░░░░░░░░░░░░░░░░░░░      ░░░░░░░░░░░░░░░░▒▒▒▒▒▒▒▒▒▒▒▒▒▒▒▒▒▒▒▒▒▒▒▒▒▒▒▒▒▒▒▒▒▒▒▒▒▒▒▒▒▒▒▒▒▒▒▒▒▒▒▒▒▒▒▒▒▒▒▒▒▒▒▒▒▒▒▒▒▒▒▒▒▒▒▒▒▒▒▒▒▒▒▒▒▒▒▒░░░░▒▒▒▒░░▒▒▒▒░░▒▒▒▒▒▒▒▒▒▒░░░░░░░░░░░░            ░░      ░░    ░░░░░░░░░░░░
░░░░░░░░░░░░  ░░  ░░  ░░░░░░░░░░░░░░░░░░░░░░░░░░░░░░░░░░░░░░░░░░░░░░░░░░░░░░░░░░▒▒░░░░▒▒▒▒▒▒░░░░░░░░░░░░░░░░░░░░░░░░░░░░░░░░░░░░░░░░░░░░░░░░░░░░░░░░░░░░░░░░░░░░░░░░░░░░░░░░░░░░    ░░            ░░  ░░░░░░░░░░
░░░░░░░░░░░░░░░░░░░░  ░░░░  ░░░░░░░░░░░░░░░░░░░░░░░░░░░░░░░░░░░░░░░░░░░░░░░░░░░░░░░░░░░░░░░░░░░░░░░░░░░░░░░░░░░░░░░░░░░░░░░░░░░░░░░░░░░░░░░░░░░░░░░░░░░░░░░░░░░░░░░░░░░░░░░░░░░░░░░░░░░░░░░░░░░░░░░░░░░░░░░░░░░░
░░░░░░░░░░░░░░░░░░░░░░░░░░░░░░░░░░░░░░░░░░░░░░░░░░░░░░░░░░░░░░░░░░░░░░░░░░░░░░░░░░░░░░░░░░░░░░░░░░░░░░░░░░░░░░░░░░░░░░░░░░░░░░░░░░░░░░░░░░░░░░░░░░░░░░░░░░░░░░░░░░░░░░░░░░░░░░░░░░░░░░░░░░░░░░░░░░░░░░░░░░░░░░░░
░░░░░░░░░░░░░░░░░░░░░░  ░░  ░░░░░░░░░░░░░░░░░░░░░░░░░░░░░░░░░░░░░░░░░░░░░░░░░░░░░░░░░░░░░░░░░░░░░░░░░░░░░░░░░░░░░░░░░░░░░░░░░░░░░░░░░░░░░░░░░░░░░░░░░░░░░░░░░░░░░░░░░░░░░░░░░░░░░
copy to clipboard 👍 upvote 👎 downvote
fill: spaces toggle palette ▓→✊🏽
▓▓▓▓▓▓▓▓▒▒▒▒▒▒▒▒▒▒▒▒▒▒▒▒▒▒▒▒▒▒▒▒▓▓▓▓▓▓▓▓▓▓▓▓▓▓▓▓▓▓▓▓▓▓▓▓▒▒▓▓▓▓▓▓▓▓▒▒▒▒▒▒▒▒▒▒▒▒▓▓▒▒▒▒▒▒▒▒▓▓▒▒▓▓▒▒▒▒▒▒▒▒▒▒▓▓▒▒▒▒▒▒▒▒▒▒▒▒▒▒▒▒▒▒▒▒▒▒▓▓▓▓▒▒▒▒▒▒▒▒▓▓▒▒▒▒▒▒▒▒▒▒▒▒▒▒▒▒▓▓▓▓▒▒▒▒▒▒▒▒▓▓▓▓▒▒▓▓▓▓▓▓
▒▒▒▒▒▒▒▒▒▒▒▒▓▓▓▓▒▒▒▒▒▒▒▒▒▒▓▓▓▓▓▓▒▒▓▓▓▓▒▒▒▒▒▒▓▓▓▓▓▓▓▓▒▒▒▒▒▒▒▒▒▒▒▒▒▒▒▒▒▒▒▒▒▒▒▒▒▒▒▒▒▒▒▒▒▒▒▒▒▒▒▒▒▒▓▓▓▓▓▓▒▒▓▓▓▓▒▒▒▒▓▓▒▒▒▒▒▒▒▒▒▒▒▒▒▒▒▒▒▒▒▒▒▒▒▒▒▒▒▒▒▒▒▒▒▒▒▒▒▒▒▒▒▒▒▒▒▒▒▒▒▒▒▒▒▒▒▒▒▒▒▒▒▒▒▒▒▒▒▒▒▒
▓▓▓▓▓▓▓▓▓▓▒▒▓▓▓▓▓▓▒▒▓▓▓▓▓▓▓▓▓▓▓▓▓▓▒▒▓▓▓▓▓▓▓▓▒▒▒▒▒▒▒▒▒▒▒▒▒▒▒▒▒▒▒▒▒▒▒▒▒▒▒▒▒▒▒▒▒▒▒▒▒▒▒▒▒▒▒▒▒▒▒▒▒▒▒▒▒▒▓▓▒▒▓▓▒▒▓▓▓▓▒▒▒▒▒▒▒▒▒▒▒▒▒▒▓▓▒▒▒▒▒▒▒▒▒▒▓▓▓▓▒▒▒▒▓▓▓▓▓▓▒▒▒▒▓▓▒▒▓▓▒▒▒▒▒▒▒▒▓▓▒▒▒▒▒▒▒▒▒▒▒▒
▓▓▓▓▓▓▓▓▓▓▓▓▓▓▓▓▒▒▒▒▓▓▓▓▓▓▓▓▓▓▓▓▓▓▓▓▒▒▓▓▒▒▒▒▒▒▒▒▒▒▒▒▒▒▒▒▒▒▒▒▒▒▒▒▒▒▒▒▒▒▒▒▒▒▒▒▒▒▓▓▒▒▒▒▓▓▓▓▒▒▒▒▓▓▓▓▓▓▒▒▒▒▒▒▒▒▒▒▒▒▒▒▒▒▒▒▒▒▒▒▒▒▓▓▒▒▒▒▒▒▓▓▓▓▒▒▒▒▒▒▒▒▒▒▓▓▓▓▓▓▓▓▓▓▓▓▒▒▓▓▓▓▒▒▒▒▒▒▒▒▓▓▓▓▒▒▒▒▒▒▓▓
▒▒▒▒▒▒▒▒▓▓▒▒▒▒▒▒▒▒▒▒▒▒▒▒▓▓▒▒▒▒▒▒▒▒▒▒▒▒▒▒▒▒▒▒▓▓▓▓▒▒▒▒▒▒▓▓▒▒▒▒▒▒▒▒▓▓▒▒▓▓▓▓▓▓▓▓▓▓▓▓▒▒▒▒▒▒▒▒▒▒▒▒▒▒▒▒▒▒▒▒▒▒▒▒▒▒▒▒▒▒▒▒▒▒▓▓▒▒▒▒▒▒▒▒▓▓▓▓▒▒▒▒▒▒▓▓▓▓▒▒▓▓▓▓▓▓▓▓▓▓▒▒▒▒▓▓▒▒▒▒▓▓▓▓▒▒▓▓▒▒▒▒▒▒▓▓▓▓▒▒▓▓
▒▒▒▒▒▒▒▒▒▒▓▓▒▒▒▒▓▓▓▓▓▓▓▓▒▒▓▓▒▒▒▒▒▒▓▓▒▒▒▒▒▒▓▓▓▓▓▓▒▒▒▒▒▒▓▓▓▓▒▒▒▒▒▒▓▓▒▒▒▒▒▒▒▒▒▒▒▒▒▒▒▒▓▓▓▓▒▒▓▓▓▓▒▒▒▒▒▒▒▒▓▓▓▓▓▓▓▓▒▒▓▓▓▓▓▓▓▓▓▓▒▒▒▒▒▒▒▒▓▓▓▓▓▓▒▒▓▓▒▒▒▒▓▓▒▒▒▒▒▒▒▒▒▒▓▓▒▒▒▒▒▒▒▒▓▓▓▓▓▓▒▒▒▒▒▒▒▒▒▒▒▒
▒▒▒▒▒▒▒▒▓▓▒▒▒▒▓▓▒▒▒▒▒▒▓▓▒▒▓▓▓▓▓▓▒▒▒▒▒▒▒▒▒▒▒▒▒▒▒▒▓▓▓▓▓▓▓▓▓▓▓▓▒▒▓▓▓▓▓▓▓▓▒▒▒▒▒▒▓▓▒▒▓▓▓▓▓▓▒▒▒▒▒▒▒▒▒▒▒▒▒▒▓▓▓▓▒▒▒▒▒▒▒▒▒▒▒▒▓▓▓▓▒▒▒▒▓▓▓▓▓▓▓▓▓▓▒▒▓▓▓▓▓▓▒▒▒▒▒▒▒▒▒▒▒▒▒▒▒▒▒▒▒▒▒▒▒▒▒▒▒▒▒▒▒▒▒▒▒▒▒▒▒▒
▒▒▒▒▒▒▒▒▒▒▓▓▓▓▒▒▒▒▒▒▒▒▒▒▓▓▒▒▒▒▒▒▒▒▒▒▒▒▒▒▓▓▓▓▓▓▓▓▓▓▓▓▓▓▓▓▓▓▓▓▓▓▒▒▒▒▒▒▒▒▒▒▒▒▒▒▒▒▒▒▒▒▒▒▒▒▒▒▒▒▒▒▓▓▒▒▒▒▒▒▒▒▒▒▓▓▓▓▒▒▒▒▒▒▓▓▒▒▒▒▒▒▒▒▒▒▒▒▒▒▒▒▒▒▒▒▒▒▒▒▒▒▒▒▒▒▒▒▒▒▒▒▓▓▒▒▒▒▒▒▒▒▓▓▓▓▓▓▓▓▓▓██▓▓▓▓▓▓▓▓
▓▓▓▓▓▓▓▓▒▒▒▒▒▒▓▓▒▒▒▒▓▓▓▓▒▒▒▒▓▓▒▒▒▒▓▓▒▒▒▒▒▒▒▒▒▒▓▓▓▓▒▒▓▓▓▓▓▓▒▒▓▓▒▒▒▒▒▒▒▒▒▒▓▓▓▓▒▒▒▒▒▒▒▒▒▒▒▒▓▓▒▒▒▒▒▒▒▒▒▒▓▓▓▓▓▓▓▓▓▓▓▓▓▓▓▓▓▓▓▓▓▓▓▓▓▓▒▒▒▒▒▒▒▒▒▒▒▒▒▒▒▒▒▒▒▒▒▒▒▒▒▒▒▒▓▓▒▒▒▒▒▒▒▒▒▒▒▒▒▒▓▓▒▒▒▒▓▓▓▓▓▓
▓▓▒▒▒▒▒▒▒▒▒▒▒▒▓▓▓▓▒▒▒▒▓▓▓▓▓▓▓▓▒▒▒▒▒▒▓▓▓▓▓▓▓▓▓▓▒▒▒▒▓▓▓▓▒▒▒▒▓▓▓▓▓▓▒▒▒▒▒▒▓▓▓▓▓▓▓▓▓▓▒▒▒▒▒▒▒▒▒▒▒▒▒▒▓▓▒▒▒▒▒▒▒▒▒▒▒▒▓▓▓▓▒▒▒▒▒▒▒▒▒▒▒▒▒▒▒▒▒▒▒▒▒▒▒▒▒▒▒▒▒▒▓▓▓▓▓▓▒▒▒▒▓▓▒▒▒▒▒▒▒▒▒▒▒▒▒▒▓▓▒▒▒▒▓▓▒▒▒▒▒▒
▒▒▓▓▓▓▒▒▒▒▓▓▓▓▓▓▓▓▓▓▒▒▓▓▓▓▓▓▓▓▓▓▒▒▓▓▓▓▓▓▓▓▓▓▒▒▒▒▒▒▒▒▓▓▓▓▓▓▓▓▓▓▓▓▓▓▓▓▓▓▒▒▓▓▓▓▓▓▓▓▓▓▓▓▓▓▓▓▓▓▓▓▓▓▒▒▒▒▒▒▓▓▒▒▒▒▒▒▒▒▒▒▒▒▓▓▒▒▒▒▒▒▓▓▓▓▓▓▓▓▒▒▓▓▓▓▓▓▓▓██▓▓▓▓▓▓▒▒▒▒▓▓▓▓▓▓▒▒▒▒▓▓▒▒▒▒▒▒▒▒▒▒▒▒▒▒▒▒▒▒
▒▒▒▒▒▒▒▒▓▓▓▓▒▒▒▒▒▒▓▓▓▓▓▓▓▓▓▓▓▓▓▓▓▓▓▓▓▓▓▓▓▓▒▒▒▒▒▒▓▓▒▒▒▒▒▒▒▒▓▓▓▓▓▓▓▓▒▒▒▒▒▒▒▒▒▒▓▓▓▓▓▓▓▓▓▓▓▓▓▓▓▓▓▓▓▓▓▓▓▓▒▒▒▒▒▒▒▒▒▒▒▒▒▒▒▒▒▒▓▓▒▒▒▒▒▒▒▒▒▒▒▒▓▓▓▓▓▓▒▒▓▓▓▓▓▓▒▒▒▒▓▓▓▓▓▓▓▓▓▓▓▓▓▓▒▒▓▓▒▒▒▒▓▓▒▒▓▓▓▓▓▓
▓▓▒▒▓▓▓▓▓▓▓▓▓▓▓▓▒▒▓▓▓▓▒▒▒▒▒▒▒▒▓▓▓▓▓▓▓▓▓▓▓▓▒▒▒▒▓▓▓▓▒▒▒▒▒▒▓▓▓▓▒▒▒▒▒▒▓▓▓▓▓▓▓▓▒▒▒▒▓▓▓▓▓▓▓▓▓▓▓▓▒▒▓▓▓▓▓▓▒▒▓▓▒▒▓▓▓▓▓▓▓▓▓▓▓▓▓▓▒▒▓▓▓▓▓▓▓▓▓▓▒▒▓▓▓▓▓▓▒▒▒▒▓▓▓▓▓▓▒▒▓▓▓▓▓▓▓▓▓▓▓▓▓▓▓▓▓▓▒▒▓▓▓▓▓▓▒▒▓▓▒▒
▓▓▓▓▓▓▓▓▓▓▓▓▓▓▒▒▒▒▒▒▒▒▒▒▒▒▓▓▒▒▓▓▒▒▒▒▒▒▒▒▓▓▓▓▒▒▒▒▓▓▓▓▓▓▓▓▒▒▓▓▓▓▓▓▓▓▓▓▒▒▒▒▒▒▒▒▒▒▒▒▒▒▒▒▓▓▒▒▒▒▓▓▒▒▒▒▒▒▒▒▓▓▓▓▓▓▓▓▓▓▓▓▓▓▒▒▓▓▓▓▒▒▒▒▒▒▒▒▒▒▒▒▓▓▓▓▒▒▒▒▒▒▒▒▒▒▒▒▒▒▒▒▒▒▓▓▒▒▒▒▓▓▓▓▓▓▓▓▒▒▓▓▓▓▓▓▓▓▓▓▒▒
▒▒▓▓▒▒▓▓▓▓▓▓▓▓▓▓▒▒▒▒▓▓▓▓▒▒▓▓▒▒▒▒▒▒▒▒▒▒▒▒▓▓▒▒▒▒▒▒▒▒▓▓▓▓▓▓▓▓▒▒▓▓▒▒▒▒▒▒▒▒▒▒▒▒▒▒▒▒▓▓▒▒▓▓▓▓▒▒▒▒▒▒▒▒▓▓▓▓▓▓▓▓▓▓▓▓▒▒▓▓▒▒▓▓▓▓▓▓▓▓▓▓▓▓▒▒▒▒▒▒▒▒▒▒▒▒▓▓▒▒▒▒▓▓▓▓▓▓▒▒▓▓▒▒▓▓▓▓▓▓▓▓▓▓▒▒▓▓▓▓▓▓▒▒▒▒▒▒▒▒▓▓
▓▓▓▓██████▓▓▓▓▓▓▓▓▒▒▒▒▓▓▓▓▓▓▒▒▒▒▓▓▒▒▓▓▒▒▒▒▓▓▓▓▓▓▓▓▓▓▓▓▒▒▓▓▓▓▒▒▒▒▒▒▓▓▓▓▓▓▒▒▓▓▓▓▓▓▓▓▓▓▓▓▓▓▓▓▓▓▓▓▓▓▓▓▓▓▓▓▒▒▒▒▓▓▓▓▒▒▓▓▓▓▓▓▓▓▓▓▒▒▒▒▒▒▒▒▒▒▓▓▓▓▒▒▒▒▒▒▒▒▒▒▒▒▓▓▓▓▒▒▒▒▒▒▒▒▓▓▓▓▓▓▓▓▓▓▒▒▓▓▓▓▓▓▓▓▓▓
▓▓▓▓████▓▓▓▓▓▓████▓▓▓▓▓▓▓▓▓▓▓▓▓▓▓▓▒▒▓▓▒▒▓▓▓▓▓▓▒▒▒▒▓▓▒▒▓▓▓▓▒▒▒▒▓▓▓▓▓▓▓▓▓▓▓▓▓▓▓▓▓▓▓▓▒▒▒▒▒▒▒▒▒▒▒▒▓▓▓▓▒▒▓▓▒▒▒▒▓▓▓▓▒▒▓▓▒▒▒▒▒▒▒▒▒▒▒▒▒▒▒▒▒▒▒▒▓▓▒▒▓▓▓▓▓▓▒▒▓▓▓▓▓▓▓▓▓▓▓▓▓▓▓▓▒▒▓▓▓▓▓▓▓▓▓▓▓▓▓▓▒▒▒▒
▓▓▓▓▓▓▓▓▓▓▓▓▓▓▓▓▓▓▓▓▓▓▓▓▓▓▓▓▓▓▓▓▓▓▓▓▓▓▓▓▒▒▓▓▓▓▓▓▓▓▓▓▓▓▓▓▒▒▓▓▓▓▓▓▓▓▓▓▓▓▓▓▓▓▒▒▒▒▓▓▓▓▒▒▒▒▓▓▓▓▓▓▓▓▓▓▒▒▒▒▓▓▓▓▒▒▒▒▒▒▒▒▒▒▒▒▒▒▓▓▓▓▓▓▓▓▓▓▓▓▓▓▓▓▓▓▓▓▓▓▓▓▓▓▓▓▓▓▒▒▓▓▓▓▓▓▒▒▒▒▒▒▓▓▓▓▓▓▓▓▓▓▒▒▓▓▓▓▓▓▓▓
▓▓▓▓▓▓▓▓▓▓▒▒▓▓▓▓▓▓▓▓▓▓▓▓▓▓▓▓▓▓▓▓▓▓▓▓▒▒▓▓▓▓▓▓▓▓▒▒▓▓▓▓▒▒▒▒▓▓▓▓▓▓▓▓▓▓▓▓▒▒▓▓▓▓▓▓▒▒▒▒░░  ░░  ░░  ░░░░░░▓▓▓▓▒▒▒▒▒▒▒▒▓▓▓▓▓▓▓▓▓▓▓▓▓▓▓▓▓▓▒▒▒▒▒▒▓▓▓▓▓▓▓▓▓▓▓▓▓▓▓▓▓▓▓▓▓▓▓▓▓▓▓▓▓▓▓▓▓▓▓▓▒▒▒▒▒▒▒▒▓▓▒▒
▓▓▓▓▒▒▒▒▒▒▓▓▒▒▓▓▓▓▓▓▓▓▓▓▓▓▒▒▒▒▓▓▓▓▓▓▓▓▓▓▒▒▒▒▓▓▓▓▓▓▒▒▒▒▓▓▓▓▒▒▒▒▒▒▒▒▒▒▒▒▒▒▒▒▒▒▒▒          ░░  ░░  ░░      ░░▒▒▓▓▓▓▓▓▓▓▓▓▓▓▓▓▓▓▓▓▓▓▓▓▓▓▓▓▓▓▓▓▓▓▓▓▒▒▓▓▓▓▓▓▓▓▓▓▓▓▓▓▓▓▓▓▒▒▓▓▓▓▓▓▓▓▒▒▓▓▓▓▒▒▒▒
▓▓▓▓▓▓▓▓▓▓▓▓▓▓▓▓▓▓▓▓▒▒▒▒▓▓▓▓▒▒▓▓▓▓▓▓▓▓▓▓▓▓▓▓▓▓▓▓▒▒▒▒▒▒▒▒▒▒▓▓▓▓▓▓▓▓▓▓░░  ▒▒▒▒▒▒                          ░░▓▓▓▓▓▓▓▓▓▓▓▓▓▓▓▓▓▓▓▓▓▓▓▓▓▓▓▓▓▓▓▓▓▓▓▓▓▓▓▓▓▓▓▓▓▓▓▓▓▓▓▓▓▓▓▓▓▓▓▓▓▓▓▓▓▓▓▓▓▓▓▓▓▓▓▓
▒▒▒▒▒▒▒▒▓▓▓▓▒▒▒▒▓▓▓▓▓▓▓▓▓▓▓▓▓▓▒▒▓▓▓▓▓▓▓▓▓▓▓▓▓▓▓▓▓▓▓▓▓▓▓▓▓▓▓▓▓▓▒▒        ▓▓▒▒▓▓  ░░  ░░                ░░░░░░░░▓▓▓▓▓▓▓▓▓▓▓▓▓▓▒▒▒▒▓▓▓▓▓▓▓▓▓▓▓▓▓▓▓▓▓▓▓▓▓▓▓▓▓▓▓▓▓▓▓▓▓▓▓▓▓▓▓▓▓▓▒▒▒▒▓▓▓▓▓▓▓▓
▓▓▓▓▓▓▓▓▓▓▓▓▓▓▓▓▓▓▓▓▓▓▓▓▓▓▓▓▓▓▓▓▓▓▓▓▓▓▓▓▓▓▓▓▒▒▓▓▓▓▓▓▓▓▓▓▓▓▒▒            ▓▓░░▓▓██████████████▓▓░░    ▒▒░░░░░░░░░░    ░░▓▓▒▒▒▒▓▓▓▓▓▓▓▓▓▓▒▒▒▒▓▓▓▓▓▓▓▓▓▓▓▓▓▓▓▓▓▓░░░░░░░░░░░░      ░░░░▓▓▓▓
▓▓▓▓▓▓██▓▓▓▓▓▓▓▓▓▓▓▓▓▓▓▓▓▓▓▓▓▓▓▓▓▓▒▒▒▒░░░░        ░░    ▒▒▒▒                    ░░  ░░▒▒██▓▓▓▓▓▓      ▒▒░░▓▓░░░░▓▓░░░░                ░░░░░░    ░░░░    ░░    ░░              ░░  ░░░░
▓▓▓▓▓▓▓▓▓▓██▓▓▓▓▓▓▓▓▓▓▓▓▓▓▓▓▒▒░░░░░░        ░░▒▒▒▒▒▒  ▒▒▓▓██▒▒                                          ░░▓▓▒▒▓▓▒▒▒▒▓▓▓▓▒▒  ░░              ░░░░        ░░  ░░              ░░    ░░░░
▓▓▓▓▓▓▒▒▓▓▓▓▓▓▓▓▓▓▓▓▓▓▒▒▓▓▒▒▒▒▒▒          ▒▒░░░░░░░░  ░░██▒▒▒▒██▓▓▓▓▒▒░░░░                                    ░░  ░░▓▓▒▒▒▒              ░░            ░░    ░░░░  ░░░░  ░░            
▓▓▓▓▓▓▓▓▒▒▓▓▓▓▓▓▓▓▓▓▓▓▓▓▓▓▓▓▓▓▓▓▓▓▒▒                      ▒▒▒▒▓▓██████████▓▓▒▒▒▒▓▓▒▒▒▒░░░░                            ░░░░                                ░░                        ░░
▓▓▓▓▓▓▓▓▓▓▓▓▓▓▓▓▓▓▓▓▓▓▓▓▒▒▓▓▓▓▓▓▓▓▒▒▒▒▒▒▒▒░░                            ░░░░▒▒▓▓██████████████████▓▓▓▓░░░░░░░░░░          ░░▒▒▒▒▒▒▒▒░░░░░░░░░░          ░░░░░░░░      ░░  ░░    ░░░░  
▓▓▓▓▓▓▓▓▓▓▓▓▓▓▓▓▓▓▓▓▓▓▓▓▓▓▓▓▓▓▒▒▓▓▓▓██▒▒▒▒▒▒▒▒▒▒▒▒░░░░░░          ░░░░░░            ░░░░██▓▓████████████▓▓░░  ▓▓▓▓██████▓▓░░░░██████▓▓▓▓░░░░▒▒▒▒░░░░░░░░░░░░  ░░░░    ▒▒░░░░░░░░░░░░░░
▓▓▒▒▓▓▓▓▓▓▓▓▓▓▓▓▓▓▓▓▓▓▒▒▒▒▓▓▓▓▓▓▓▓▓▓▓▓▓▓██▒▒░░░░░░░░░░░░░░░░░░░░░░░░  ░░                                        ▒▒██████▒▒░░  ░░▓▓▓▓▓▓▓▓▓▓██▓▓▓▓██▓▓▓▓▒▒░░░░▒▒░░░░▒▒▒▒▒▒░░▒▒▒▒░░░░░░░░
▓▓▓▓▒▒▒▒▓▓▓▓▒▒▓▓▒▒▒▒▒▒▓▓▒▒▓▓▓▓▓▓▓▓▓▓▓▓▓▓▓▓████▓▓▒▒░░░░░░░░░░░░        ░░░░░░      ░░░░    ░░                  ░░  ▒▒▓▓▒▒░░░░░░░░  ░░░░░░░░▒▒▓▓▓▓▓▓▓▓▓▓▒▒▒▒▒▒▒▒▓▓▒▒▓▓▓▓▓▓▓▓▓▓▓▓▒▒▓▓▒▒░░
▒▒▓▓▓▓▓▓▒▒▓▓▒▒▓▓▒▒▒▒▒▒▒▒▓▓▒▒▒▒▒▒▓▓▒▒▒▒▒▒▒▒▓▓▓▓████████▓▓░░                                      ░░░░      ░░░░  ░░        ░░░░░░░░▒▒▓▓▒▒░░░░▒▒▒▒▒▒▓▓▓▓▓▓▓▓▓▓▓▓▓▓▓▓▓▓▓▓▓▓▓▓▓▓▒▒▒▒░░    
▒▒▒▒▒▒▒▒▒▒▒▒▒▒▒▒▒▒▓▓▒▒▒▒▒▒▓▓▓▓▒▒▓▓██▓▓▓▓▓▓▓▓▓▓▓▓▒▒▒▒▒▒▒▒▓▓▓▓████▓▓▒▒░░        ░░░░░░░░░░░░░░░░░░▓▓██░░░░░░░░░░░░░░░░░░░░░░    ░░██░░▓▓▒▒▒▒░░░░  ░░  ░░░░░░░░░░▒▒▒▒▒▒▒▒▒▒░░            
▒▒▒▒▒▒▒▒▓▓▒▒▒▒▓▓▓▓▓▓▓▓▓▓▓▓▓▓▓▓▓▓▓▓▓▓▓▓▓▓▓▓██████▓▓░░░░░░░░░░▒▒░░░░░░▓▓▓▓████▓▓▒▒░░░░░░░░░░░░░░░░░░░░░░░░░░░░░░░░░░░░░░░░░░░░    ░░  ▓▓▓▓▓▓░░░░  ░░  ░░░░                    ░░░░░░░░░░
▓▓▓▓▓▓▓▓▓▓▓▓▓▓▓▓▓▓▓▓▓▓▓▓▓▓▒▒▒▒▓▓▓▓▒▒▒▒▓▓████████▓▓░░░░░░░░░░░░░░░░  ░░░░░░░░            ░░░░░░░░░░▒▒▓▓▒▒▒▒░░░░▒▒▒▒░░░░░░░░░░░░░░░░▒▒░░▒▒▓▓░░░░░░░░░░░░░░░░░░░░    ░░    ░░░░░░░░░░░░░░
▓▓▓▓▓▓▓▓▓▓▓▓▓▓▓▓▓▓▓▓▓▓▓▓▓▓▓▓▓▓▒▒▒▒▓▓▓▓██████████████░░░░░░  ░░                          ░░  ░░  ░░  ░░░░░░  ░░░░▓▓▓▓▓▓░░░░▓▓▓▓▓▓▒▒▒▒░░░░░░░░░░░░░░░░░░░░░░░░░░░░░░░░▒▒▒▒▒▒▒▒▒▒▒▒▓▓▒▒▒▒
▓▓▓▓▓▓▓▓▓▓▓▓▓▓▒▒▓▓▒▒▓▓▓▓▓▓▓▓▓▓▓▓▓▓████████▓▓████████▓▓░░                                                                    ▒▒▓▓▓▓▓▓▓▓▒▒░░░░░░░░░░░░░░░░░░░░░░░░▒▒▒▒▒▒▒▒▒▒▓▓▓▓▓▓▓▓▓▓▓▓
▓▓▓▓████▓▓▓▓▓▓▓▓▓▓██▓▓▓▓▓▓▓▓▓▓▓▓▓▓▓▓▓▓▒▒▓▓████████████▓▓                                                                                    ░░░░░░░░░░▒▒░░▒▒▒▒▒▒▓▓▓▓▓▓▓▓▓▓▓▓▓▓▒▒▓▓▓▓▓▓
▓▓▓▓▓▓▓▓▓▓██▓▓▓▓▓▓▓▓▓▓▓▓▒▒▒▒▓▓▒▒▓▓▓▓▒▒▓▓▓▓▓▓████████▓▓██▓▓▓▓▒▒░░░░░░          ░░                                                                              ░░        ░░░░░░▒▒▒▒▓▓▒▒
▓▓▓▓██▓▓▒▒▒▒▒▒▒▒▒▒▒▒▒▒▒▒▒▒▒▒▒▒▓▓▓▓▓▓▓▓▓▓██████████████▓▓▓▓▓▓▒▒░░░░        ░░░░░░                                                              ░░                                    ░░
▓▓▓▓▓▓▒▒▓▓▓▓▓▓▓▓▓▓▓▓▓▓▓▓▓▓▓▓▓▓▓▓▒▒▓▓▓▓▓▓████████████████▓▓▓▓▓▓██▓▓░░░░▒▒▒▒▒▒▓▓▓▓▒▒░░░░                                                                                                
▒▒▓▓▒▒▒▒▒▒▓▓▓▓▓▓▓▓▓▓▒▒▓▓▓▓▓▓▓▓▓▓▓▓▓▓▓▓▓▓▓▓▓▓▓▓▓▓▓▓▓▓▓▓▓▓▓▓▓▓▓▓██▓▓██▓▓██▓▓▓▓▓▓▒▒▒▒▒▒░░░░                                              ░░░░  ░░░░                        ░░            
▒▒▒▒▒▒▓▓▓▓▓▓██▓▓▒▒▓▓▓▓▓▓▓▓▓▓▓▓▓▓▓▓▓▓▓▓▓▓▓▓▓▓██▓▓▓▓██▓▓██████▓▓▓▓████▓▓▓▓██████▓▓▒▒▓▓▓▓▓▓▓▓░░▓▓▒▒░░▒▒▒▒░░░░  ░░░░░░    ░░▓▓▓▓▓▓▒▒░░░░▒▒▓▓▓▓▓▓░░░░░░░░▒▒▓▓▓▓▓▓▒▒░░  ░░  ░░      ░░    ░░
▓▓██▓▓▓▓██▓▓▓▓▓▓▓▓▓▓▓▓▓▓▓▓██████▓▓▓▓██▓▓▓▓▓▓▓▓▓▓▓▓▓▓▓▓▓▓▓▓▓▓▓▓██▓▓▓▓▓▓▓▓████████▓▓████▓▓▓▓▓▓██▓▓▓▓██▓▓██▓▓▓▓▓▓▓▓▓▓▓▓▓▓▓▓▓▓▓▓▓▓▓▓▓▓▓▓▓▓▓▓▓▓██▓▓▓▓▓▓▓▓▓▓▓▓▓▓▓▓▒▒▓▓▓▓▓▓▓▓▓▓░░░░░░░░▒▒▓▓▓▓
▓▓▓▓▓▓▓▓▓▓▓▓▓▓▓▓▓▓▓▓▓▓▓▓▓▓▓▓▓▓▓▓▓▓▓▓▓▓▓▓▓▓▓▓▓▓▓▓▓▓▓▓▓▓▓▓▓▓▓▓██▓▓▓▓▓▓▓▓▓▓██▓▓▓▓▓▓▓▓██████████▓▓▓▓██▓▓▓▓▓▓██▓▓▓▓▓▓▓▓▓▓▓▓▓▓▓▓▓▓▓▓▓▓▓▓▓▓▓▓▓▓▓▓▓▓▓▓██▓▓▓▓▓▓████▓▓▓▓▓▓▓▓▓▓▓▓▓▓▓▓░░▒▒▓▓▓▓▓▓▓▓
▓▓▓▓▓▓▓▓▓▓▓▓██▓▓▓▓▓▓▒▒▓▓▓▓▓▓▓▓▓▓▓▓▓▓▓▓▓▓▓▓▓▓▓▓▓▓▓▓▓▓▓▓▓▓▓▓██▓▓▓▓▓▓▓▓██████▓▓██████████████▓▓▓▓▓▓▓▓▓▓▓▓▓▓▓▓▓▓▓▓▓▓▓▓▓▓▓▓▓▓▓▓▓▓▓▓▓▓▓▓▓▓▒▒▓▓▓▓▓▓▓▓▓▓▒▒▓▓▓▓▓▓▓▓▓▓▒▒▒▒▓▓▓▓▓▓▓▓▓▓▓▓▓▓▓▓▓▓▓▓▓▓
▓▓▓▓▓▓▓▓▓▓▓▓▓▓▓▓▓▓██▓▓████▓▓▓▓▓▓▓▓▓▓▓▓▓▓▓▓▓▓▓▓▓▓▓▓▓▓▓▓▓▓▓▓▓▓▓▓▓▓██▓▓▓▓████▓▓▓▓▓▓▓▓██▓▓▓▓▓▓██▓▓▓▓▓▓▓▓▓▓▓▓▓▓▓▓▓▓▓▓▓▓▓▓▓▓▓▓▓▓▓▓▓▓▓▓▓▓▓▓▓▓▓▓▓▓▓▓▒▒▓▓▓▓▓▓▓▓▓▓▓▓▓▓▓▓▓▓▓▓▒▒▓▓▒▒▒▒▒▒▒▒▓▓▒▒▒▒▒▒
▓▓▓▓▓▓▒▒▓▓▓▓▓▓▓▓▓▓▓▓▓▓▓▓██████▓▓▓▓▓▓▓▓████▓▓▓▓▓▓▓▓▓▓▓▓██████▓▓▓▓████▓▓████▓▓████▓▓▓▓▓▓▓▓▓▓▓▓▓▓▓▓▓▓▓▓▓▓▓▓▓▓▓▓▓▓▓▓▓▓██▓▓▓▓██▓▓▓▓▓▓▓▓▓▓▓▓▓▓▓▓▓▓▓▓▓▓██▓▓▓▓▓▓▒▒▓▓▓▓██▓▓▓▓▓▓▓▓▓▓▓▓▓▓▓▓▒▒▓▓▓▓
▓▓▓▓▓▓▓▓▒▒▓▓▓▓▓▓▓▓▓▓▓▓▓▓▓▓▓▓▓▓▓▓▓▓▓▓▓▓▓▓▓▓▓▓▓▓▓▓▓▓██▓▓▓▓▓▓▓▓▓▓▓▓▓▓▓▓▓▓▓▓▓▓▓▓▓▓▓▓▓▓▓▓▓▓▓▓▓▓▓▓▓▓▓▓██▓▓▓▓▓▓▓▓▓▓▓▓▓▓▓▓▓▓▓▓▓▓▓▓▓▓▓▓▒▒▓▓▓▓▓▓▓▓▓▓██▓▓▓▓▓▓▓▓▓▓▓▓▒▒▓▓▓▓▓▓▓▓▓▓▓▓▓▓▓▓▓▓▓▓▓▓▓▓▓▓▓▓
▓▓▓▓▓▓▓▓▓▓██▓▓▓▓▓▓▓▓▓▓▓▓▓▓▓▓▓▓▓▓▒▒▓▓▓▓▓▓▓▓▓▓▓▓▓▓▓▓▓▓▓▓▓▓▓▓▓▓▓▓▓▓▓▓▓▓▓▓▓▓▓▓▓▓▓▓▓▓▓▓▓▓▓▓▓▓▓▓▓▓████▓▓████▓▓▓▓▓▓▓▓▓▓▓▓▓▓▓▓▓▓▓▓▓▓▓▓▓▓▓▓▓▓▓▓▓▓▓▓▓▓▓▓▓▓▓▓▓▓▓▓▓▓████▓▓▓▓▓▓▓▓▓▓▓▓▓▓▓▓▓▓▓▓▓▓▓▓▓▓
▓▓▓▓▓▓▓▓▓▓▓▓▓▓▓▓▓▓▓▓▓▓▓▓▓▓▒▒▒▒▓▓▓▓▓▓▓▓▓▓██▓▓▓▓▓▓▓▓▓▓▓▓▓▓▓▓▓▓▓▓▓▓▓▓▓▓▓▓▓▓▓▓▓▓▓▓▓▓▓▓▓▓▓▓▓▓▓▓▓▓▓▓▓▓▓▓▓▓▓▓▓▓▓▓▓▓▓▓██▓▓▓▓▓▓▓▓▓▓██▓▓██▓▓▓▓▓▓▓▓▓▓▓▓▓▓▓▓▓▓████████▓▓████▓▓▓▓▓▓▓▓▓▓██▓▓▓▓▓▓▓▓▓▓
▒▒▓▓▓▓██▓▓▓▓▓▓▓▓▓▓▓▓▓▓▓▓▓▓▓▓▓▓▓▓▓▓██▓▓▓▓▓▓▓▓▓▓▓▓▓▓▓▓▓▓▓▓▓▓▓▓▓▓▓▓▓▓▓▓▓▓▓▓▓▓▓▓▓▓▓▓██▓▓██▓▓▓▓▓▓▓▓██▓▓▓▓▓▓▓▓▓▓▓▓▓▓██▓▓▓▓██▓▓▓▓▓▓▓▓▓▓████▓▓▓▓████▓▓▓▓██▓▓▓▓▓▓▓▓▓▓▓▓▓▓██▓▓▓▓▓▓██▓▓▒▒▓▓▓▓▓▓▓▓
▓▓▓▓██▓▓▓▓██████▓▓▓▓▓▓▓▓▓▓▓▓▓▓▓▓▓▓▓▓▓▓▓▓▓▓▓▓▓▓▓▓▓▓▓▓▓▓▓▓▓▓▓▓▓▓▓▓▓▓██▓▓▓▓▓▓▓▓████▓▓██▓▓▓▓██████▓▓▓▓▓▓▓▓▓▓▓▓▓▓▓▓▓▓██▓▓▓▓████▓▓▓▓▓▓▓▓▓▓▓▓▓▓▓▓██████▓▓▓▓██▓▓▓▓▓▓▓▓▓▓▓▓▓▓▓▓██▓▓▓▓▓▓▓▓▓▓▓▓▓▓
▓▓▓▓▓▓▓▓▓▓▓▓▓▓▓▓▓▓▓▓▓▓▒▒▓▓▓▓▓▓▓▓▓▓▓▓▓▓▓▓▓▓▓▓▓▓▓▓▓▓▓▓▓▓▓▓▓▓▓▓▓▓▓▓▓▓██████████▓▓▓▓▓▓▓▓▓▓▓▓▓▓▓▓▓▓▓▓▓▓▓▓▓▓▓▓▓▓████▓▓▓▓▓▓▓▓██▓▓▓▓▓▓▓▓▓▓▓▓██▓▓▓▓▓▓▓▓▓▓▓▓▓▓▓▓▓▓▓▓▓▓▓▓▓▓▓▓▓▓▓▓▓▓▓▓▓▓▓▓██████▓▓
▓▓▓▓██▓▓▓▓▓▓▓▓▓▓▓▓▓▓▓▓▓▓▓▓▓▓▓▓▓▓▓▓▓▓▓▓▓▓▓▓▓▓▓▓▓▓▓▓▓▓▓▓██████▓▓▓▓██▓▓▓▓████▓▓▓▓▓▓▓▓▓▓▓▓▓▓▓▓▓▓▓▓▓▓▓▓▓▓▓▓▓▓▓▓▓▓▓▓██▓▓▓▓▓▓